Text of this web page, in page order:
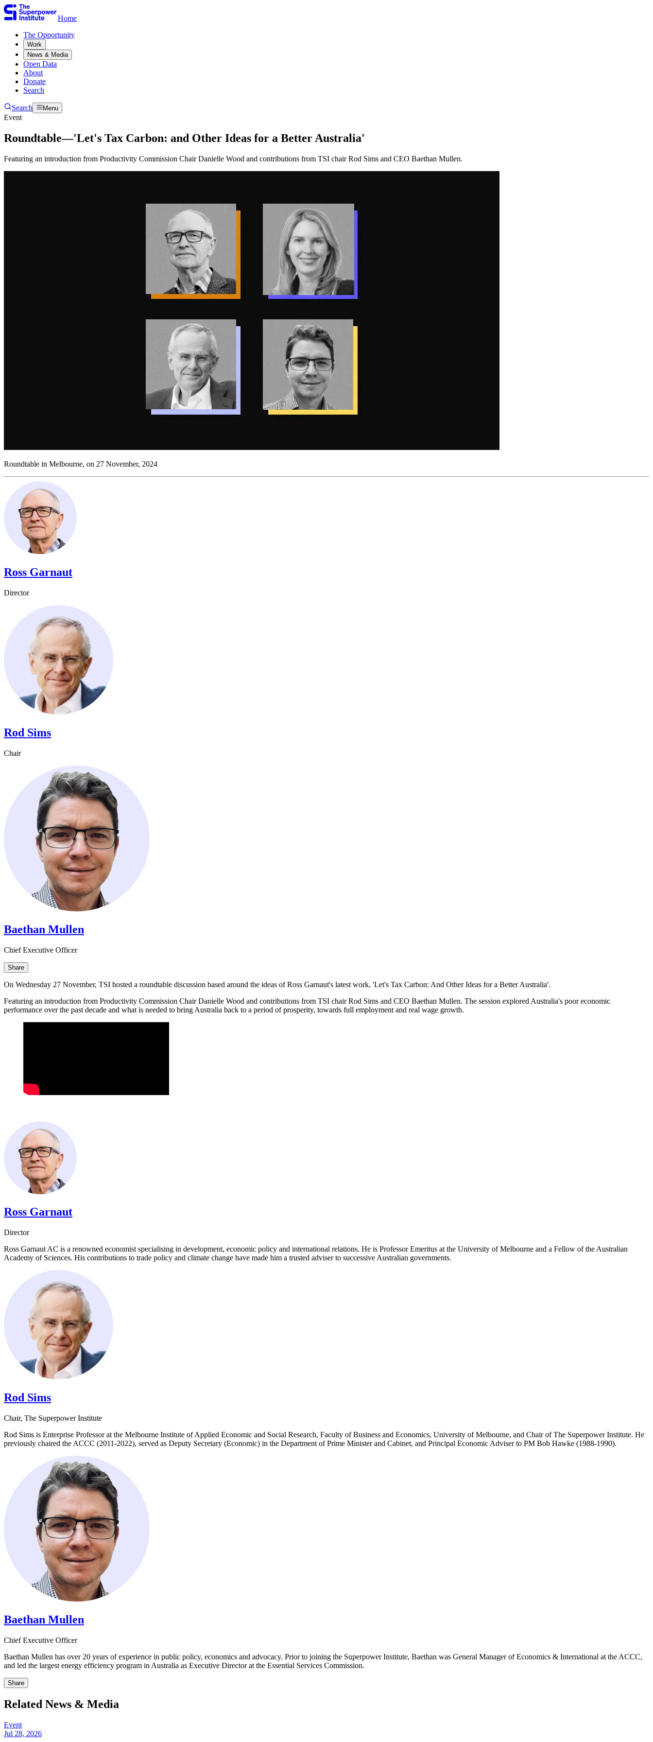
Home
The Opportunity​​​​‌ ‍ ​‍​‍‌‍ ‌ ​‍‌‍‍‌‌‍‌ ‌‍‍‌‌‍ ‍​‍​‍​ ‍‍​‍​‍‌ ​ ‌‍​‌‌‍ ‍‌‍‍‌‌ ‌​‌ ‍‌​‍ ‍‌‍‍‌‌‍ ​‍​‍​‍ ​​‍​‍‌‍‍​‌ ​‍‌‍‌‌‌‍‌‍​‍​‍​ ‍‍​‍​‍‌‍‍​‌ ‌​‌ ‌​‌ ​​​ ‍‍​‍ ​‍ ‌‍ ​‌‍ ‌‍​ ‌‍​‌‌‍ ​‌‍‍​‌‍ ‌ ​ ‌ ‌​​ ‍‍​ ​ ​ ​ ​ ​ ​ ​ ​‍ ‌‍‍‌‌‍ ‍‌ ‌​‌‍‌‌‌‍ ‍‌ ‌​​‍ ‌‍‌‌‌‍‌​‌‍‍‌‌ ‌​​‍ ‌‍ ‌‌‍ ‌‍‌​‌‍‌‌​ ‌‌ ​​‌ ​‍‌‍‌‌‌ ​ ‌‍‌‌‌‍ ‍‌ ‌​‌‍​‌‌ ‌​‌‍‍‌‌‍ ‌‍ ‍​ ‍ ‌‍‍‌‌‍‌​​ ‌​ ​‍​ ‌‍​ ‌‌​ ‌‍​ ​​‌‍‌‌​ ‍​​ ​​​‍ ‌​ ‌ ​ ‌​​ ‌‍​ ‌‌​‍ ‌​ ‌​​ ‍​​ ​ ​ ‍‌​‍ ‌​ ‍​​ ‌‍​ ​‍​ ‍‌​‍ ‌​ ‌‌​ ‌‌​ ‌ ​ ​‍‌‍‌‍​ ‍​​ ​‍​ ‍‌​ ‌‌​ ‍​​ ​​‌‍‌‌​ ‍ ‌ ‌​‌ ‍‌‌ ​​‌‍‌‌​ ‌‌ ​ ‌‍‌‌‌ ‌​‌ ‌​‌‍‍‌‌‍ ‍‌‍‌ ‌ ​ ​ ‍ ‌ ​​‌‍​‌‌ ‌​‌‍‍​​ ‌‌ ​ ‌‍‍‌‌ ‌​‌‍‌‌‌​ ‍‌‍​‌‌ ‌‍‌​‍‌‌ ‌​‌‍‌‌‌‍ ‌‌ ​ ​‍‌‌​ ‌‌‌​​‍‌‌ ‌‍‍ ‌‍‌‌‌ ‍‌​‍‌‌​ ​ ‌​‌​​‍‌‌​ ​ ‌​‌​​‍‌‌​ ​‍​ ​‍‌‍‌‌‌‍​‍‌‍‌‌‌‍​ ‌‍​‍‌‍​‌​ ​​​ ​​​ ​​​ ‌​​ ​​‌‍​ ​‍‌‌​ ​‍​ ​‍​‍‌‌​ ‌‌‌​‌​​‍ ‍‌‍ ​‌‍​‌‌‍​‍‌‍‌‌‌‍ ​​ ‌‍​‍‌‍​‌‌ ​ ‌‍‌‌‌‌‌‌‌ ​‍‌‍ ​​ ‌‌‍‍​‌ ‌​‌ ‌​‌ ​​​‍‌‌​ ​ ‌​​‌​‍‌‌​ ​‍‌​‌‍​‍‌‌​ ​‍‌​‌‍‌‍ ​‌‍ ‌‍​ ‌‍​‌‌‍ ​‌‍‍​‌‍ ‌ ​ ‌ ‌​​‍‌‌​ ​ ‌​​‌​ ​ ​ ​ ​ ​ ​ ​ ​‍‌‍‌‍‍‌‌‍‌​​ ‌​ ​‍​ ‌‍​ ‌‌​ ‌‍​ ​​‌‍‌‌​ ‍​​ ​​​‍ ‌​ ‌ ​ ‌​​ ‌‍​ ‌‌​‍ ‌​ ‌​​ ‍​​ ​ ​ ‍‌​‍ ‌​ ‍​​ ‌‍​ ​‍​ ‍‌​‍ ‌​ ‌‌​ ‌‌​ ‌ ​ ​‍‌‍‌‍​ ‍​​ ​‍​ ‍‌​ ‌‌​ ‍​​ ​​‌‍‌‌​‍‌‍‌ ‌​‌ ‍‌‌ ​​‌‍‌‌​ ‌‌ ​ ‌‍‌‌‌ ‌​‌ ‌​‌‍‍‌‌‍ ‍‌‍‌ ‌ ​ ​‍‌‍‌ ​​‌‍​‌‌ ‌​‌‍‍​​ ‌‌ ​ ‌‍‍‌‌ ‌​‌‍‌‌‌​ ‍‌‍​‌‌ ‌‍‌​‍‌‌ ‌​‌‍‌‌‌‍ ‌‌ ​ ​‍‌‌​ ‌‌‌​​‍‌‌ ‌‍‍ ‌‍‌‌‌ ‍‌​‍‌‌​ ​ ‌​‌​​‍‌‌​ ​ ‌​‌​​‍‌‌​ ​‍​ ​‍‌‍‌‌‌‍​‍‌‍‌‌‌‍​ ‌‍​‍‌‍​‌​ ​​​ ​​​ ​​​ ‌​​ ​​‌‍​ ​‍‌‌​ ​‍​ ​‍​‍‌‌​ ‌‌‌​‌​​‍ ‍‌‍ ​‌‍​‌‌‍​‍‌‍‌‌‌‍ ​​‍‌‍‌ ​​‌‍‌‌‌ ​‍‌ ​ ‌ ​​‌‍‌‌‌‍​ ‌ ‌​‌‍‍‌‌ ‌‍‌‍‌‌​ ‌‌ ​​‌ ‌‌‌‍​‍‌‍ ​‌‍‍‌‌ ​ ‌‍‍​‌‍‌‌‌‍‌​​‍​‍‌ ‌
Work​​​​‌ ‍ ​‍​‍‌‍ ‌ ​‍‌‍‍‌‌‍‌ ‌‍‍‌‌‍ ‍​‍​‍​ ‍‍​‍​‍‌ ​ ‌‍​‌‌‍ ‍‌‍‍‌‌ ‌​‌ ‍‌​‍ ‍‌‍‍‌‌‍ ​‍​‍​‍ ​​‍​‍‌‍‍​‌ ​‍‌‍‌‌‌‍‌‍​‍​‍​ ‍‍​‍​‍‌‍‍​‌ ‌​‌ ‌​‌ ​​​ ‍‍​‍ ​‍ ‌‍ ​‌‍ ‌‍​ ‌‍​‌‌‍ ​‌‍‍​‌‍ ‌ ​ ‌ ‌​​ ‍‍​ ​ ​ ​ ​ ​ ​ ​ ​‍ ‌‍‍‌‌‍ ‍‌ ‌​‌‍‌‌‌‍ ‍‌ ‌​​‍ ‌‍‌‌‌‍‌​‌‍‍‌‌ ‌​​‍ ‌‍ ‌‌‍ ‌‍‌​‌‍‌‌​ ‌‌ ​​‌ ​‍‌‍‌‌‌ ​ ‌‍‌‌‌‍ ‍‌ ‌​‌‍​‌‌ ‌​‌‍‍‌‌‍ ‌‍ ‍​ ‍ ‌‍‍‌‌‍‌​​ ‌​ ​‍​ ‌‍​ ‌‌​ ‌‍​ ​​‌‍‌‌​ ‍​​ ​​​‍ ‌​ ‌ ​ ‌​​ ‌‍​ ‌‌​‍ ‌​ ‌​​ ‍​​ ​ ​ ‍‌​‍ ‌​ ‍​​ ‌‍​ ​‍​ ‍‌​‍ ‌​ ‌‌​ ‌‌​ ‌ ​ ​‍‌‍‌‍​ ‍​​ ​‍​ ‍‌​ ‌‌​ ‍​​ ​​‌‍‌‌​ ‍ ‌ ‌​‌ ‍‌‌ ​​‌‍‌‌​ ‌‌ ​ ‌‍‌‌‌ ‌​‌ ‌​‌‍‍‌‌‍ ‍‌‍‌ ‌ ​ ​ ‍ ‌ ​​‌‍​‌‌ ‌​‌‍‍​​ ‌‌ ​ ‌‍‍‌‌ ‌​‌‍‌‌‌​ ‍‌‍​‌‌ ‌‍‌​‍‌‌ ‌​‌‍‌‌‌‍ ‌‌ ​ ​‍‌‌​ ‌‌‌​​‍‌‌ ‌‍‍ ‌‍‌‌‌ ‍‌​‍‌‌​ ​ ‌​‌​​‍‌‌​ ​ ‌​‌​​‍‌‌​ ​‍​ ​‍​ ‌‌​ ​​‌‍‌‍‌‍​‌‌‍‌​​ ‌‌​ ‌ ‌‍‌‍​ ‌ ‌‍​‌‌‍‌‌​ ​‍​ ‌ ​ ‌​‌‍‌‌​ ‍‌‌‍​ ​ ​​‌‍‌​​ ‍‌​ ​ ​ ‌‌​ ‌‌​ ​‍​ ‌ ​ ‌ ​ ‌‌‌‍‌​‌‍​‌​ ‍‌​ ​​​ ‌ ​‍‌‌​ ​‍​ ​‍​‍‌‌​ ‌‌‌​‌​​‍ ‍‌‍ ​‌‍​‌‌‍​‍‌‍‌‌‌‍ ​​ ‌‍​‍‌‍​‌‌ ​ ‌‍‌‌‌‌‌‌‌ ​‍‌‍ ​​ ‌‌‍‍​‌ ‌​‌ ‌​‌ ​​​‍‌‌​ ​ ‌​​‌​‍‌‌​ ​‍‌​‌‍​‍‌‌​ ​‍‌​‌‍‌‍ ​‌‍ ‌‍​ ‌‍​‌‌‍ ​‌‍‍​‌‍ ‌ ​ ‌ ‌​​‍‌‌​ ​ ‌​​‌​ ​ ​ ​ ​ ​ ​ ​ ​‍‌‍‌‍‍‌‌‍‌​​ ‌​ ​‍​ ‌‍​ ‌‌​ ‌‍​ ​​‌‍‌‌​ ‍​​ ​​​‍ ‌​ ‌ ​ ‌​​ ‌‍​ ‌‌​‍ ‌​ ‌​​ ‍​​ ​ ​ ‍‌​‍ ‌​ ‍​​ ‌‍​ ​‍​ ‍‌​‍ ‌​ ‌‌​ ‌‌​ ‌ ​ ​‍‌‍‌‍​ ‍​​ ​‍​ ‍‌​ ‌‌​ ‍​​ ​​‌‍‌‌​‍‌‍‌ ‌​‌ ‍‌‌ ​​‌‍‌‌​ ‌‌ ​ ‌‍‌‌‌ ‌​‌ ‌​‌‍‍‌‌‍ ‍‌‍‌ ‌ ​ ​‍‌‍‌ ​​‌‍​‌‌ ‌​‌‍‍​​ ‌‌ ​ ‌‍‍‌‌ ‌​‌‍‌‌‌​ ‍‌‍​‌‌ ‌‍‌​‍‌‌ ‌​‌‍‌‌‌‍ ‌‌ ​ ​‍‌‌​ ‌‌‌​​‍‌‌ ‌‍‍ ‌‍‌‌‌ ‍‌​‍‌‌​ ​ ‌​‌​​‍‌‌​ ​ ‌​‌​​‍‌‌​ ​‍​ ​‍​ ‌‌​ ​​‌‍‌‍‌‍​‌‌‍‌​​ ‌‌​ ‌ ‌‍‌‍​ ‌ ‌‍​‌‌‍‌‌​ ​‍​ ‌ ​ ‌​‌‍‌‌​ ‍‌‌‍​ ​ ​​‌‍‌​​ ‍‌​ ​ ​ ‌‌​ ‌‌​ ​‍​ ‌ ​ ‌ ​ ‌‌‌‍‌​‌‍​‌​ ‍‌​ ​​​ ‌ ​‍‌‌​ ​‍​ ​‍​‍‌‌​ ‌‌‌​‌​​‍ ‍‌‍ ​‌‍​‌‌‍​‍‌‍‌‌‌‍ ​​‍‌‍‌ ​​‌‍‌‌‌ ​‍‌ ​ ‌ ​​‌‍‌‌‌‍​ ‌ ‌​‌‍‍‌‌ ‌‍‌‍‌‌​ ‌‌ ​​‌ ‌‌‌‍​‍‌‍ ​‌‍‍‌‌ ​ ‌‍‍​‌‍‌‌‌‍‌​​‍​‍‌ ‌
News & Media​​​​‌ ‍ ​‍​‍‌‍ ‌ ​‍‌‍‍‌‌‍‌ ‌‍‍‌‌‍ ‍​‍​‍​ ‍‍​‍​‍‌ ​ ‌‍​‌‌‍ ‍‌‍‍‌‌ ‌​‌ ‍‌​‍ ‍‌‍‍‌‌‍ ​‍​‍​‍ ​​‍​‍‌‍‍​‌ ​‍‌‍‌‌‌‍‌‍​‍​‍​ ‍‍​‍​‍‌‍‍​‌ ‌​‌ ‌​‌ ​​​ ‍‍​‍ ​‍ ‌‍ ​‌‍ ‌‍​ ‌‍​‌‌‍ ​‌‍‍​‌‍ ‌ ​ ‌ ‌​​ ‍‍​ ​ ​ ​ ​ ​ ​ ​ ​‍ ‌‍‍‌‌‍ ‍‌ ‌​‌‍‌‌‌‍ ‍‌ ‌​​‍ ‌‍‌‌‌‍‌​‌‍‍‌‌ ‌​​‍ ‌‍ ‌‌‍ ‌‍‌​‌‍‌‌​ ‌‌ ​​‌ ​‍‌‍‌‌‌ ​ ‌‍‌‌‌‍ ‍‌ ‌​‌‍​‌‌ ‌​‌‍‍‌‌‍ ‌‍ ‍​ ‍ ‌‍‍‌‌‍‌​​ ‌​ ​‍​ ‌‍​ ‌‌​ ‌‍​ ​​‌‍‌‌​ ‍​​ ​​​‍ ‌​ ‌ ​ ‌​​ ‌‍​ ‌‌​‍ ‌​ ‌​​ ‍​​ ​ ​ ‍‌​‍ ‌​ ‍​​ ‌‍​ ​‍​ ‍‌​‍ ‌​ ‌‌​ ‌‌​ ‌ ​ ​‍‌‍‌‍​ ‍​​ ​‍​ ‍‌​ ‌‌​ ‍​​ ​​‌‍‌‌​ ‍ ‌ ‌​‌ ‍‌‌ ​​‌‍‌‌​ ‌‌ ​ ‌‍‌‌‌ ‌​‌ ‌​‌‍‍‌‌‍ ‍‌‍‌ ‌ ​ ​ ‍ ‌ ​​‌‍​‌‌ ‌​‌‍‍​​ ‌‌ ​ ‌‍‍‌‌ ‌​‌‍‌‌‌​ ‍‌‍​‌‌ ‌‍‌​‍‌‌ ‌​‌‍‌‌‌‍ ‌‌ ​ ​‍‌‌​ ‌‌‌​​‍‌‌ ‌‍‍ ‌‍‌‌‌ ‍‌​‍‌‌​ ​ ‌​‌​​‍‌‌​ ​ ‌​‌​​‍‌‌​ ​‍​ ​‍​ ​​​ ​ ​ ‌‌​ ‍‌​ ‌‍‌‍‌‌‌‍‌​‌‍‌‌​ ‍​​ ​​​ ‌ ​ ‌‌​‍‌‌​ ​‍​ ​‍​‍‌‌​ ‌‌‌​‌​​‍ ‍‌‍ ​‌‍​‌‌‍​‍‌‍‌‌‌‍ ​​ ‌‍​‍‌‍​‌‌ ​ ‌‍‌‌‌‌‌‌‌ ​‍‌‍ ​​ ‌‌‍‍​‌ ‌​‌ ‌​‌ ​​​‍‌‌​ ​ ‌​​‌​‍‌‌​ ​‍‌​‌‍​‍‌‌​ ​‍‌​‌‍‌‍ ​‌‍ ‌‍​ ‌‍​‌‌‍ ​‌‍‍​‌‍ ‌ ​ ‌ ‌​​‍‌‌​ ​ ‌​​‌​ ​ ​ ​ ​ ​ ​ ​ ​‍‌‍‌‍‍‌‌‍‌​​ ‌​ ​‍​ ‌‍​ ‌‌​ ‌‍​ ​​‌‍‌‌​ ‍​​ ​​​‍ ‌​ ‌ ​ ‌​​ ‌‍​ ‌‌​‍ ‌​ ‌​​ ‍​​ ​ ​ ‍‌​‍ ‌​ ‍​​ ‌‍​ ​‍​ ‍‌​‍ ‌​ ‌‌​ ‌‌​ ‌ ​ ​‍‌‍‌‍​ ‍​​ ​‍​ ‍‌​ ‌‌​ ‍​​ ​​‌‍‌‌​‍‌‍‌ ‌​‌ ‍‌‌ ​​‌‍‌‌​ ‌‌ ​ ‌‍‌‌‌ ‌​‌ ‌​‌‍‍‌‌‍ ‍‌‍‌ ‌ ​ ​‍‌‍‌ ​​‌‍​‌‌ ‌​‌‍‍​​ ‌‌ ​ ‌‍‍‌‌ ‌​‌‍‌‌‌​ ‍‌‍​‌‌ ‌‍‌​‍‌‌ ‌​‌‍‌‌‌‍ ‌‌ ​ ​‍‌‌​ ‌‌‌​​‍‌‌ ‌‍‍ ‌‍‌‌‌ ‍‌​‍‌‌​ ​ ‌​‌​​‍‌‌​ ​ ‌​‌​​‍‌‌​ ​‍​ ​‍​ ​​​ ​ ​ ‌‌​ ‍‌​ ‌‍‌‍‌‌‌‍‌​‌‍‌‌​ ‍​​ ​​​ ‌ ​ ‌‌​‍‌‌​ ​‍​ ​‍​‍‌‌​ ‌‌‌​‌​​‍ ‍‌‍ ​‌‍​‌‌‍​‍‌‍‌‌‌‍ ​​‍‌‍‌ ​​‌‍‌‌‌ ​‍‌ ​ ‌ ​​‌‍‌‌‌‍​ ‌ ‌​‌‍‍‌‌ ‌‍‌‍‌‌​ ‌‌ ​​‌ ‌‌‌‍​‍‌‍ ​‌‍‍‌‌ ​ ‌‍‍​‌‍‌‌‌‍‌​​‍​‍‌ ‌
Open Data​​​​‌ ‍ ​‍​‍‌‍ ‌ ​‍‌‍‍‌‌‍‌ ‌‍‍‌‌‍ ‍​‍​‍​ ‍‍​‍​‍‌ ​ ‌‍​‌‌‍ ‍‌‍‍‌‌ ‌​‌ ‍‌​‍ ‍‌‍‍‌‌‍ ​‍​‍​‍ ​​‍​‍‌‍‍​‌ ​‍‌‍‌‌‌‍‌‍​‍​‍​ ‍‍​‍​‍‌‍‍​‌ ‌​‌ ‌​‌ ​​​ ‍‍​‍ ​‍ ‌‍ ​‌‍ ‌‍​ ‌‍​‌‌‍ ​‌‍‍​‌‍ ‌ ​ ‌ ‌​​ ‍‍​ ​ ​ ​ ​ ​ ​ ​ ​‍ ‌‍‍‌‌‍ ‍‌ ‌​‌‍‌‌‌‍ ‍‌ ‌​​‍ ‌‍‌‌‌‍‌​‌‍‍‌‌ ‌​​‍ ‌‍ ‌‌‍ ‌‍‌​‌‍‌‌​ ‌‌ ​​‌ ​‍‌‍‌‌‌ ​ ‌‍‌‌‌‍ ‍‌ ‌​‌‍​‌‌ ‌​‌‍‍‌‌‍ ‌‍ ‍​ ‍ ‌‍‍‌‌‍‌​​ ‌​ ​‍​ ‌‍​ ‌‌​ ‌‍​ ​​‌‍‌‌​ ‍​​ ​​​‍ ‌​ ‌ ​ ‌​​ ‌‍​ ‌‌​‍ ‌​ ‌​​ ‍​​ ​ ​ ‍‌​‍ ‌​ ‍​​ ‌‍​ ​‍​ ‍‌​‍ ‌​ ‌‌​ ‌‌​ ‌ ​ ​‍‌‍‌‍​ ‍​​ ​‍​ ‍‌​ ‌‌​ ‍​​ ​​‌‍‌‌​ ‍ ‌ ‌​‌ ‍‌‌ ​​‌‍‌‌​ ‌‌ ​ ‌‍‌‌‌ ‌​‌ ‌​‌‍‍‌‌‍ ‍‌‍‌ ‌ ​ ​ ‍ ‌ ​​‌‍​‌‌ ‌​‌‍‍​​ ‌‌ ​ ‌‍‍‌‌ ‌​‌‍‌‌‌​ ‍‌‍​‌‌ ‌‍‌​‍‌‌ ‌​‌‍‌‌‌‍ ‌‌ ​ ​‍‌‌​ ‌‌‌​​‍‌‌ ‌‍‍ ‌‍‌‌‌ ‍‌​‍‌‌​ ​ ‌​‌​​‍‌‌​ ​ ‌​‌​​‍‌‌​ ​‍​ ​‍​ ‍​‌‍‌‍‌‍‌​​ ​ ​ ‍​‌‍​‍‌‍‌‌‌‍​ ​ ​‍‌‍​‍​ ‍‌​ ​ ​‍‌‌​ ​‍​ ​‍​‍‌‌​ ‌‌‌​‌​​‍ ‍‌‍ ​‌‍​‌‌‍​‍‌‍‌‌‌‍ ​​ ‌‍​‍‌‍​‌‌ ​ ‌‍‌‌‌‌‌‌‌ ​‍‌‍ ​​ ‌‌‍‍​‌ ‌​‌ ‌​‌ ​​​‍‌‌​ ​ ‌​​‌​‍‌‌​ ​‍‌​‌‍​‍‌‌​ ​‍‌​‌‍‌‍ ​‌‍ ‌‍​ ‌‍​‌‌‍ ​‌‍‍​‌‍ ‌ ​ ‌ ‌​​‍‌‌​ ​ ‌​​‌​ ​ ​ ​ ​ ​ ​ ​ ​‍‌‍‌‍‍‌‌‍‌​​ ‌​ ​‍​ ‌‍​ ‌‌​ ‌‍​ ​​‌‍‌‌​ ‍​​ ​​​‍ ‌​ ‌ ​ ‌​​ ‌‍​ ‌‌​‍ ‌​ ‌​​ ‍​​ ​ ​ ‍‌​‍ ‌​ ‍​​ ‌‍​ ​‍​ ‍‌​‍ ‌​ ‌‌​ ‌‌​ ‌ ​ ​‍‌‍‌‍​ ‍​​ ​‍​ ‍‌​ ‌‌​ ‍​​ ​​‌‍‌‌​‍‌‍‌ ‌​‌ ‍‌‌ ​​‌‍‌‌​ ‌‌ ​ ‌‍‌‌‌ ‌​‌ ‌​‌‍‍‌‌‍ ‍‌‍‌ ‌ ​ ​‍‌‍‌ ​​‌‍​‌‌ ‌​‌‍‍​​ ‌‌ ​ ‌‍‍‌‌ ‌​‌‍‌‌‌​ ‍‌‍​‌‌ ‌‍‌​‍‌‌ ‌​‌‍‌‌‌‍ ‌‌ ​ ​‍‌‌​ ‌‌‌​​‍‌‌ ‌‍‍ ‌‍‌‌‌ ‍‌​‍‌‌​ ​ ‌​‌​​‍‌‌​ ​ ‌​‌​​‍‌‌​ ​‍​ ​‍​ ‍​‌‍‌‍‌‍‌​​ ​ ​ ‍​‌‍​‍‌‍‌‌‌‍​ ​ ​‍‌‍​‍​ ‍‌​ ​ ​‍‌‌​ ​‍​ ​‍​‍‌‌​ ‌‌‌​‌​​‍ ‍‌‍ ​‌‍​‌‌‍​‍‌‍‌‌‌‍ ​​‍‌‍‌ ​​‌‍‌‌‌ ​‍‌ ​ ‌ ​​‌‍‌‌‌‍​ ‌ ‌​‌‍‍‌‌ ‌‍‌‍‌‌​ ‌‌ ​​‌ ‌‌‌‍​‍‌‍ ​‌‍‍‌‌ ​ ‌‍‍​‌‍‌‌‌‍‌​​‍​‍‌ ‌
About​​​​‌ ‍ ​‍​‍‌‍ ‌ ​‍‌‍‍‌‌‍‌ ‌‍‍‌‌‍ ‍​‍​‍​ ‍‍​‍​‍‌ ​ ‌‍​‌‌‍ ‍‌‍‍‌‌ ‌​‌ ‍‌​‍ ‍‌‍‍‌‌‍ ​‍​‍​‍ ​​‍​‍‌‍‍​‌ ​‍‌‍‌‌‌‍‌‍​‍​‍​ ‍‍​‍​‍‌‍‍​‌ ‌​‌ ‌​‌ ​​​ ‍‍​‍ ​‍ ‌‍ ​‌‍ ‌‍​ ‌‍​‌‌‍ ​‌‍‍​‌‍ ‌ ​ ‌ ‌​​ ‍‍​ ​ ​ ​ ​ ​ ​ ​ ​‍ ‌‍‍‌‌‍ ‍‌ ‌​‌‍‌‌‌‍ ‍‌ ‌​​‍ ‌‍‌‌‌‍‌​‌‍‍‌‌ ‌​​‍ ‌‍ ‌‌‍ ‌‍‌​‌‍‌‌​ ‌‌ ​​‌ ​‍‌‍‌‌‌ ​ ‌‍‌‌‌‍ ‍‌ ‌​‌‍​‌‌ ‌​‌‍‍‌‌‍ ‌‍ ‍​ ‍ ‌‍‍‌‌‍‌​​ ‌​ ​‍​ ‌‍​ ‌‌​ ‌‍​ ​​‌‍‌‌​ ‍​​ ​​​‍ ‌​ ‌ ​ ‌​​ ‌‍​ ‌‌​‍ ‌​ ‌​​ ‍​​ ​ ​ ‍‌​‍ ‌​ ‍​​ ‌‍​ ​‍​ ‍‌​‍ ‌​ ‌‌​ ‌‌​ ‌ ​ ​‍‌‍‌‍​ ‍​​ ​‍​ ‍‌​ ‌‌​ ‍​​ ​​‌‍‌‌​ ‍ ‌ ‌​‌ ‍‌‌ ​​‌‍‌‌​ ‌‌ ​ ‌‍‌‌‌ ‌​‌ ‌​‌‍‍‌‌‍ ‍‌‍‌ ‌ ​ ​ ‍ ‌ ​​‌‍​‌‌ ‌​‌‍‍​​ ‌‌ ​ ‌‍‍‌‌ ‌​‌‍‌‌‌​ ‍‌‍​‌‌ ‌‍‌​‍‌‌ ‌​‌‍‌‌‌‍ ‌‌ ​ ​‍‌‌​ ‌‌‌​​‍‌‌ ‌‍‍ ‌‍‌‌‌ ‍‌​‍‌‌​ ​ ‌​‌​​‍‌‌​ ​ ‌​‌​​‍‌‌​ ​‍​ ​‍​ ‌‍​ ​ ‌‍‌‌‌‍​‌‌‍​‍‌‍‌​‌‍‌‌​ ​​​ ‌‍​ ‌ ​ ‌ ​ ‌‌​‍‌‌​ ​‍​ ​‍​‍‌‌​ ‌‌‌​‌​​‍ ‍‌‍ ​‌‍​‌‌‍​‍‌‍‌‌‌‍ ​​ ‌‍​‍‌‍​‌‌ ​ ‌‍‌‌‌‌‌‌‌ ​‍‌‍ ​​ ‌‌‍‍​‌ ‌​‌ ‌​‌ ​​​‍‌‌​ ​ ‌​​‌​‍‌‌​ ​‍‌​‌‍​‍‌‌​ ​‍‌​‌‍‌‍ ​‌‍ ‌‍​ ‌‍​‌‌‍ ​‌‍‍​‌‍ ‌ ​ ‌ ‌​​‍‌‌​ ​ ‌​​‌​ ​ ​ ​ ​ ​ ​ ​ ​‍‌‍‌‍‍‌‌‍‌​​ ‌​ ​‍​ ‌‍​ ‌‌​ ‌‍​ ​​‌‍‌‌​ ‍​​ ​​​‍ ‌​ ‌ ​ ‌​​ ‌‍​ ‌‌​‍ ‌​ ‌​​ ‍​​ ​ ​ ‍‌​‍ ‌​ ‍​​ ‌‍​ ​‍​ ‍‌​‍ ‌​ ‌‌​ ‌‌​ ‌ ​ ​‍‌‍‌‍​ ‍​​ ​‍​ ‍‌​ ‌‌​ ‍​​ ​​‌‍‌‌​‍‌‍‌ ‌​‌ ‍‌‌ ​​‌‍‌‌​ ‌‌ ​ ‌‍‌‌‌ ‌​‌ ‌​‌‍‍‌‌‍ ‍‌‍‌ ‌ ​ ​‍‌‍‌ ​​‌‍​‌‌ ‌​‌‍‍​​ ‌‌ ​ ‌‍‍‌‌ ‌​‌‍‌‌‌​ ‍‌‍​‌‌ ‌‍‌​‍‌‌ ‌​‌‍‌‌‌‍ ‌‌ ​ ​‍‌‌​ ‌‌‌​​‍‌‌ ‌‍‍ ‌‍‌‌‌ ‍‌​‍‌‌​ ​ ‌​‌​​‍‌‌​ ​ ‌​‌​​‍‌‌​ ​‍​ ​‍​ ‌‍​ ​ ‌‍‌‌‌‍​‌‌‍​‍‌‍‌​‌‍‌‌​ ​​​ ‌‍​ ‌ ​ ‌ ​ ‌‌​‍‌‌​ ​‍​ ​‍​‍‌‌​ ‌‌‌​‌​​‍ ‍‌‍ ​‌‍​‌‌‍​‍‌‍‌‌‌‍ ​​‍‌‍‌ ​​‌‍‌‌‌ ​‍‌ ​ ‌ ​​‌‍‌‌‌‍​ ‌ ‌​‌‍‍‌‌ ‌‍‌‍‌‌​ ‌‌ ​​‌ ‌‌‌‍​‍‌‍ ​‌‍‍‌‌ ​ ‌‍‍​‌‍‌‌‌‍‌​​‍​‍‌ ‌
Donate​​​​‌ ‍ ​‍​‍‌‍ ‌ ​‍‌‍‍‌‌‍‌ ‌‍‍‌‌‍ ‍​‍​‍​ ‍‍​‍​‍‌ ​ ‌‍​‌‌‍ ‍‌‍‍‌‌ ‌​‌ ‍‌​‍ ‍‌‍‍‌‌‍ ​‍​‍​‍ ​​‍​‍‌‍‍​‌ ​‍‌‍‌‌‌‍‌‍​‍​‍​ ‍‍​‍​‍‌‍‍​‌ ‌​‌ ‌​‌ ​​​ ‍‍​‍ ​‍ ‌‍ ​‌‍ ‌‍​ ‌‍​‌‌‍ ​‌‍‍​‌‍ ‌ ​ ‌ ‌​​ ‍‍​ ​ ​ ​ ​ ​ ​ ​ ​‍ ‌‍‍‌‌‍ ‍‌ ‌​‌‍‌‌‌‍ ‍‌ ‌​​‍ ‌‍‌‌‌‍‌​‌‍‍‌‌ ‌​​‍ ‌‍ ‌‌‍ ‌‍‌​‌‍‌‌​ ‌‌ ​​‌ ​‍‌‍‌‌‌ ​ ‌‍‌‌‌‍ ‍‌ ‌​‌‍​‌‌ ‌​‌‍‍‌‌‍ ‌‍ ‍​ ‍ ‌‍‍‌‌‍‌​​ ‌​ ​‍​ ‌‍​ ‌‌​ ‌‍​ ​​‌‍‌‌​ ‍​​ ​​​‍ ‌​ ‌ ​ ‌​​ ‌‍​ ‌‌​‍ ‌​ ‌​​ ‍​​ ​ ​ ‍‌​‍ ‌​ ‍​​ ‌‍​ ​‍​ ‍‌​‍ ‌​ ‌‌​ ‌‌​ ‌ ​ ​‍‌‍‌‍​ ‍​​ ​‍​ ‍‌​ ‌‌​ ‍​​ ​​‌‍‌‌​ ‍ ‌ ‌​‌ ‍‌‌ ​​‌‍‌‌​ ‌‌ ​ ‌‍‌‌‌ ‌​‌ ‌​‌‍‍‌‌‍ ‍‌‍‌ ‌ ​ ​ ‍ ‌ ​​‌‍​‌‌ ‌​‌‍‍​​ ‌‌ ​ ‌‍‍‌‌ ‌​‌‍‌‌‌​ ‍‌‍​‌‌ ‌‍‌​‍‌‌ ‌​‌‍‌‌‌‍ ‌‌ ​ ​‍‌‌​ ‌‌‌​​‍‌‌ ‌‍‍ ‌‍‌‌‌ ‍‌​‍‌‌​ ​ ‌​‌​​‍‌‌​ ​ ‌​‌​​‍‌‌​ ​‍​ ​‍​ ‌​​ ‍‌​ ‌‍​ ​ ​ ‍​‌‍​ ​ ‌‌​ ​‍‌‍‌‌​ ​‍​ ‌‌‌‍‌‌​‍‌‌​ ​‍​ ​‍​‍‌‌​ ‌‌‌​‌​​‍ ‍‌‍ ​‌‍​‌‌‍​‍‌‍‌‌‌‍ ​​ ‌‍​‍‌‍​‌‌ ​ ‌‍‌‌‌‌‌‌‌ ​‍‌‍ ​​ ‌‌‍‍​‌ ‌​‌ ‌​‌ ​​​‍‌‌​ ​ ‌​​‌​‍‌‌​ ​‍‌​‌‍​‍‌‌​ ​‍‌​‌‍‌‍ ​‌‍ ‌‍​ ‌‍​‌‌‍ ​‌‍‍​‌‍ ‌ ​ ‌ ‌​​‍‌‌​ ​ ‌​​‌​ ​ ​ ​ ​ ​ ​ ​ ​‍‌‍‌‍‍‌‌‍‌​​ ‌​ ​‍​ ‌‍​ ‌‌​ ‌‍​ ​​‌‍‌‌​ ‍​​ ​​​‍ ‌​ ‌ ​ ‌​​ ‌‍​ ‌‌​‍ ‌​ ‌​​ ‍​​ ​ ​ ‍‌​‍ ‌​ ‍​​ ‌‍​ ​‍​ ‍‌​‍ ‌​ ‌‌​ ‌‌​ ‌ ​ ​‍‌‍‌‍​ ‍​​ ​‍​ ‍‌​ ‌‌​ ‍​​ ​​‌‍‌‌​‍‌‍‌ ‌​‌ ‍‌‌ ​​‌‍‌‌​ ‌‌ ​ ‌‍‌‌‌ ‌​‌ ‌​‌‍‍‌‌‍ ‍‌‍‌ ‌ ​ ​‍‌‍‌ ​​‌‍​‌‌ ‌​‌‍‍​​ ‌‌ ​ ‌‍‍‌‌ ‌​‌‍‌‌‌​ ‍‌‍​‌‌ ‌‍‌​‍‌‌ ‌​‌‍‌‌‌‍ ‌‌ ​ ​‍‌‌​ ‌‌‌​​‍‌‌ ‌‍‍ ‌‍‌‌‌ ‍‌​‍‌‌​ ​ ‌​‌​​‍‌‌​ ​ ‌​‌​​‍‌‌​ ​‍​ ​‍​ ‌​​ ‍‌​ ‌‍​ ​ ​ ‍​‌‍​ ​ ‌‌​ ​‍‌‍‌‌​ ​‍​ ‌‌‌‍‌‌​‍‌‌​ ​‍​ ​‍​‍‌‌​ ‌‌‌​‌​​‍ ‍‌‍ ​‌‍​‌‌‍​‍‌‍‌‌‌‍ ​​‍‌‍‌ ​​‌‍‌‌‌ ​‍‌ ​ ‌ ​​‌‍‌‌‌‍​ ‌ ‌​‌‍‍‌‌ ‌‍‌‍‌‌​ ‌‌ ​​‌ ‌‌‌‍​‍‌‍ ​‌‍‍‌‌ ​ ‌‍‍​‌‍‌‌‌‍‌​​‍​‍‌ ‌
Search
Search Menu
Event
Roundtable—'Let's Tax Carbon: and Other Ideas for a Better Australia'​​​​‌ ‍ ​‍​‍‌‍ ‌ ​‍‌‍‍‌‌‍‌ ‌‍‍‌‌‍ ‍​‍​‍​ ‍‍​‍​‍‌ ​ ‌‍​‌‌‍ ‍‌‍‍‌‌ ‌​‌ ‍‌​‍ ‍‌‍‍‌‌‍ ​‍​‍​‍ ​​‍​‍‌‍‍​‌ ​‍‌‍‌‌‌‍‌‍​‍​‍​ ‍‍​‍​‍‌‍‍​‌ ‌​‌ ‌​‌ ​​​ ‍‍​‍ ​‍ ‌‍ ​‌‍ ‌‍​ ‌‍​‌‌‍ ​‌‍‍​‌‍ ‌ ​ ‌ ‌​​ ‍‍​ ​ ​ ​ ​ ​ ​ ​ ​‍ ‌‍‍‌‌‍ ‍‌ ‌​‌‍‌‌‌‍ ‍‌ ‌​​‍ ‌‍‌‌‌‍‌​‌‍‍‌‌ ‌​​‍ ‌‍ ‌‌‍ ‌‍‌​‌‍‌‌​ ‌‌ ​​‌ ​‍‌‍‌‌‌ ​ ‌‍‌‌‌‍ ‍‌ ‌​‌‍​‌‌ ‌​‌‍‍‌‌‍ ‌‍ ‍​ ‍ ‌‍‍‌‌‍‌​​ ‌‌‍​‍‌‍‌‌‌‍‌​​ ‌​​ ‌‍​ ​‍​ ​ ​ ‌ ​‍ ‌‌‍​ ‌‍​‌​ ​ ​ ‌ ​‍ ‌​ ‌​‌‍​ ​ ‌ ​ ‍​​‍ ‌​ ‍​​ ​ ‌‍‌‌​ ‌‍​‍ ‌‌‍‌‍​ ​‌​ ​‌​ ‌​​ ‍‌‌‍‌‍‌‍​‌‌‍​‍​ ‌ ​ ​‍​ ‌‍‌‍​‌​ ‍ ‌ ‌​‌ ‍‌‌ ​​‌‍‌‌​ ‌‌‍ ‍‌‍‌‌‌ ‌ ‌ ​ ​ ‍ ‌ ​​‌‍​‌‌ ‌​‌‍‍​​ ‌‌ ‌​‌‍‍‌‌ ‌​‌‍ ​‌‍‌‌​ ‌‍​‍‌‍​‌‌ ​ ‌‍‌‌‌‌‌‌‌ ​‍‌‍ ​​ ‌‌‍‍​‌ ‌​‌ ‌​‌ ​​​‍‌‌​ ​ ‌​​‌​‍‌‌​ ​‍‌​‌‍​‍‌‌​ ​‍‌​‌‍‌‍ ​‌‍ ‌‍​ ‌‍​‌‌‍ ​‌‍‍​‌‍ ‌ ​ ‌ ‌​​‍‌‌​ ​ ‌​​‌​ ​ ​ ​ ​ ​ ​ ​ ​‍‌‍‌‍‍‌‌‍‌​​ ‌‌‍​‍‌‍‌‌‌‍‌​​ ‌​​ ‌‍​ ​‍​ ​ ​ ‌ ​‍ ‌‌‍​ ‌‍​‌​ ​ ​ ‌ ​‍ ‌​ ‌​‌‍​ ​ ‌ ​ ‍​​‍ ‌​ ‍​​ ​ ‌‍‌‌​ ‌‍​‍ ‌‌‍‌‍​ ​‌​ ​‌​ ‌​​ ‍‌‌‍‌‍‌‍​‌‌‍​‍​ ‌ ​ ​‍​ ‌‍‌‍​‌​‍‌‍‌ ‌​‌ ‍‌‌ ​​‌‍‌‌​ ‌‌‍ ‍‌‍‌‌‌ ‌ ‌ ​ ​‍‌‍‌ ​​‌‍​‌‌ ‌​‌‍‍​​ ‌‌ ‌​‌‍‍‌‌ ‌​‌‍ ​‌‍‌‌​‍‌‍‌ ​​‌‍‌‌‌ ​‍‌ ​ ‌ ​​‌‍‌‌‌‍​ ‌ ‌​‌‍‍‌‌ ‌‍‌‍‌‌​ ‌‌ ​​‌ ‌‌‌‍​‍‌‍ ​‌‍‍‌‌ ​ ‌‍‍​‌‍‌‌‌‍‌​​‍​‍‌ ‌
Featuring an introduction from Productivity Commission Chair Danielle Wood and contributions from TSI chair Rod Sims and CEO Baethan Mullen.​​​​‌ ‍ ​‍​‍‌‍ ‌ ​‍‌‍‍‌‌‍‌ ‌‍‍‌‌‍ ‍​‍​‍​ ‍‍​‍​‍‌ ​ ‌‍​‌‌‍ ‍‌‍‍‌‌ ‌​‌ ‍‌​‍ ‍‌‍‍‌‌‍ ​‍​‍​‍ ​​‍​‍‌‍‍​‌ ​‍‌‍‌‌‌‍‌‍​‍​‍​ ‍‍​‍​‍‌‍‍​‌ ‌​‌ ‌​‌ ​​​ ‍‍​‍ ​‍ ‌‍ ​‌‍ ‌‍​ ‌‍​‌‌‍ ​‌‍‍​‌‍ ‌ ​ ‌ ‌​​ ‍‍​ ​ ​ ​ ​ ​ ​ ​ ​‍ ‌‍‍‌‌‍ ‍‌ ‌​‌‍‌‌‌‍ ‍‌ ‌​​‍ ‌‍‌‌‌‍‌​‌‍‍‌‌ ‌​​‍ ‌‍ ‌‌‍ ‌‍‌​‌‍‌‌​ ‌‌ ​​‌ ​‍‌‍‌‌‌ ​ ‌‍‌‌‌‍ ‍‌ ‌​‌‍​‌‌ ‌​‌‍‍‌‌‍ ‌‍ ‍​ ‍ ‌‍‍‌‌‍‌​​ ‌‌‍​‍‌‍‌‌‌‍‌​​ ‌​​ ‌‍​ ​‍​ ​ ​ ‌ ​‍ ‌‌‍​ ‌‍​‌​ ​ ​ ‌ ​‍ ‌​ ‌​‌‍​ ​ ‌ ​ ‍​​‍ ‌​ ‍​​ ​ ‌‍‌‌​ ‌‍​‍ ‌‌‍‌‍​ ​‌​ ​‌​ ‌​​ ‍‌‌‍‌‍‌‍​‌‌‍​‍​ ‌ ​ ​‍​ ‌‍‌‍​‌​ ‍ ‌ ‌​‌ ‍‌‌ ​​‌‍‌‌​ ‌‌‍ ‍‌‍‌‌‌ ‌ ‌ ​ ​ ‍ ‌ ​​‌‍​‌‌ ‌​‌‍‍​​ ‌‌‍‌​‌‍‌‌‌ ​ ‌‍​ ‌ ​‍‌‍‍‌‌ ​​‌ ‌​‌‍‍‌‌‍ ‌‍ ‍​‍‌‌​ ‌‌‌​​‍‌‌ ‌‍‍ ‌‍‌‌‌ ‍‌​‍‌‌​ ​ ‌​‌​​‍‌‌​ ​ ‌​‌​​‍‌‌​ ​‍​ ​‍​ ‌‍​ ‍​‌‍‌​​ ​‌‌‍​ ‌‍​‍‌‍‌​​ ​ ​ ‌‍​ ‌‌​ ‌​‌‍​‍​‍‌‌​ ​‍​ ​‍​‍‌‌​ ‌‌‌​‌​​‍ ‍‌‍​ ‌‍‍​‌‍‍‌‌‍ ​‌‍‌​‌ ​‍‌‍‌‌‌‍ ‍​‍‌‌​ ‌‌‌​​‍‌‌ ‌‍‍ ‌‍‌‌‌ ‍‌​‍‌‌​ ​ ‌​‌​​‍‌‌​ ​ ‌​‌​​‍‌‌​ ​‍​ ​‍‌‍​‌​ ​​‌‍​‌‌‍​‍​ ‌‌​ ‍​‌‍​‍​ ‍‌​ ​‍​ ​‍‌‍‌‌​ ​‌​ ​​​‍‌‌​ ​‍​ ​‍​‍‌‌​ ‌‌‌​‌​​‍ ‍‌ ‌​‌‍‌‌‌ ‍​‌ ‌​​ ‌‍​‍‌‍​‌‌ ​ ‌‍‌‌‌‌‌‌‌ ​‍‌‍ ​​ ‌‌‍‍​‌ ‌​‌ ‌​‌ ​​​‍‌‌​ ​ ‌​​‌​‍‌‌​ ​‍‌​‌‍​‍‌‌​ ​‍‌​‌‍‌‍ ​‌‍ ‌‍​ ‌‍​‌‌‍ ​‌‍‍​‌‍ ‌ ​ ‌ ‌​​‍‌‌​ ​ ‌​​‌​ ​ ​ ​ ​ ​ ​ ​ ​‍‌‍‌‍‍‌‌‍‌​​ ‌‌‍​‍‌‍‌‌‌‍‌​​ ‌​​ ‌‍​ ​‍​ ​ ​ ‌ ​‍ ‌‌‍​ ‌‍​‌​ ​ ​ ‌ ​‍ ‌​ ‌​‌‍​ ​ ‌ ​ ‍​​‍ ‌​ ‍​​ ​ ‌‍‌‌​ ‌‍​‍ ‌‌‍‌‍​ ​‌​ ​‌​ ‌​​ ‍‌‌‍‌‍‌‍​‌‌‍​‍​ ‌ ​ ​‍​ ‌‍‌‍​‌​‍‌‍‌ ‌​‌ ‍‌‌ ​​‌‍‌‌​ ‌‌‍ ‍‌‍‌‌‌ ‌ ‌ ​ ​‍‌‍‌ ​​‌‍​‌‌ ‌​‌‍‍​​ ‌‌‍‌​‌‍‌‌‌ ​ ‌‍​ ‌ ​‍‌‍‍‌‌ ​​‌ ‌​‌‍‍‌‌‍ ‌‍ ‍​‍‌‌​ ‌‌‌​​‍‌‌ ‌‍‍ ‌‍‌‌‌ ‍‌​‍‌‌​ ​ ‌​‌​​‍‌‌​ ​ ‌​‌​​‍‌‌​ ​‍​ ​‍​ ‌‍​ ‍​‌‍‌​​ ​‌‌‍​ ‌‍​‍‌‍‌​​ ​ ​ ‌‍​ ‌‌​ ‌​‌‍​‍​‍‌‌​ ​‍​ ​‍​‍‌‌​ ‌‌‌​‌​​‍ ‍‌‍​ ‌‍‍​‌‍‍‌‌‍ ​‌‍‌​‌ ​‍‌‍‌‌‌‍ ‍​‍‌‌​ ‌‌‌​​‍‌‌ ‌‍‍ ‌‍‌‌‌ ‍‌​‍‌‌​ ​ ‌​‌​​‍‌‌​ ​ ‌​‌​​‍‌‌​ ​‍​ ​‍‌‍​‌​ ​​‌‍​‌‌‍​‍​ ‌‌​ ‍​‌‍​‍​ ‍‌​ ​‍​ ​‍‌‍‌‌​ ​‌​ ​​​‍‌‌​ ​‍​ ​‍​‍‌‌​ ‌‌‌​‌​​‍ ‍‌ ‌​‌‍‌‌‌ ‍​‌ ‌​​‍‌‍‌ ​​‌‍‌‌‌ ​‍‌ ​ ‌ ​​‌‍‌‌‌‍​ ‌ ‌​‌‍‍‌‌ ‌‍‌‍‌‌​ ‌‌ ​​‌ ‌‌‌‍​‍‌‍ ​‌‍‍‌‌ ​ ‌‍‍​‌‍‌‌‌‍‌​​‍​‍‌ ‌
Roundtable in Melbourne, on 27 November, 2024​​​​‌ ‍ ​‍​‍‌‍ ‌ ​‍‌‍‍‌‌‍‌ ‌‍‍‌‌‍ ‍​‍​‍​ ‍‍​‍​‍‌ ​ ‌‍​‌‌‍ ‍‌‍‍‌‌ ‌​‌ ‍‌​‍ ‍‌‍‍‌‌‍ ​‍​‍​‍ ​​‍​‍‌‍‍​‌ ​‍‌‍‌‌‌‍‌‍​‍​‍​ ‍‍​‍​‍‌‍‍​‌ ‌​‌ ‌​‌ ​​​ ‍‍​‍ ​‍ ‌‍ ​‌‍ ‌‍​ ‌‍​‌‌‍ ​‌‍‍​‌‍ ‌ ​ ‌ ‌​​ ‍‍​ ​ ​ ​ ​ ​ ​ ​ ​‍ ‌‍‍‌‌‍ ‍‌ ‌​‌‍‌‌‌‍ ‍‌ ‌​​‍ ‌‍‌‌‌‍‌​‌‍‍‌‌ ‌​​‍ ‌‍ ‌‌‍ ‌‍‌​‌‍‌‌​ ‌‌ ​​‌ ​‍‌‍‌‌‌ ​ ‌‍‌‌‌‍ ‍‌ ‌​‌‍​‌‌ ‌​‌‍‍‌‌‍ ‌‍ ‍​ ‍ ‌‍‍‌‌‍‌​​ ‌‌‍​‍‌‍‌‌‌‍‌​​ ‌​​ ‌‍​ ​‍​ ​ ​ ‌ ​‍ ‌‌‍​ ‌‍​‌​ ​ ​ ‌ ​‍ ‌​ ‌​‌‍​ ​ ‌ ​ ‍​​‍ ‌​ ‍​​ ​ ‌‍‌‌​ ‌‍​‍ ‌‌‍‌‍​ ​‌​ ​‌​ ‌​​ ‍‌‌‍‌‍‌‍​‌‌‍​‍​ ‌ ​ ​‍​ ‌‍‌‍​‌​ ‍ ‌ ‌​‌ ‍‌‌ ​​‌‍‌‌​ ‌‌‍ ‍‌‍‌‌‌ ‌ ‌ ​ ​ ‍ ‌ ​​‌‍​‌‌ ‌​‌‍‍​​ ‌‌‍ ​‌‍ ‌‍​ ‌‍​‌‌ ‌​‌‍‍‌‌‍ ‌‍ ‍‌‌​‍‌‍‌‌‌‍‌‍‌‍‌‌‌ ​‍‌‍‌‌‌‍ ‍‌‍​ ‌‍‌‌​‍‌‌​ ‌‌‌​​‍‌‌ ‌‍‍ ‌‍‌‌‌ ‍‌​‍‌‌​ ​ ‌​‌​​‍‌‌​ ​ ‌​‌​​‍‌‌​ ​‍​ ​‍​ ​​‌‍​ ​ ‌​​ ‍​​ ‍​​ ​‌​ ‌‍​ ‍​‌‍‌​​ ‍‌‌‍‌​​ ​ ​‍‌‌​ ​‍​ ​‍​‍‌‌​ ‌‌‌​‌​​‍ ‍‌‍​ ‌‍‍​‌‍‍‌‌‍ ​‌‍‌​‌ ​‍‌‍‌‌‌‍ ‍​‍‌‌​ ‌‌‌​​‍‌‌ ‌‍‍ ‌‍‌‌‌ ‍‌​‍‌‌​ ​ ‌​‌​​‍‌‌​ ​ ‌​‌​​‍‌‌​ ​‍​ ​‍​ ‌​​ ‌‌​ ‍​​ ​ ‌‍​‍‌‍​‍‌‍​‍‌‍‌‍​ ‌‍​ ​ ‌‍‌‌​ ​‍​‍‌‌​ ​‍​ ​‍​‍‌‌​ ‌‌‌​‌​​‍ ‍‌ ‌​‌‍‌‌‌ ‍​‌ ‌​​ ‌‍​‍‌‍​‌‌ ​ ‌‍‌‌‌‌‌‌‌ ​‍‌‍ ​​ ‌‌‍‍​‌ ‌​‌ ‌​‌ ​​​‍‌‌​ ​ ‌​​‌​‍‌‌​ ​‍‌​‌‍​‍‌‌​ ​‍‌​‌‍‌‍ ​‌‍ ‌‍​ ‌‍​‌‌‍ ​‌‍‍​‌‍ ‌ ​ ‌ ‌​​‍‌‌​ ​ ‌​​‌​ ​ ​ ​ ​ ​ ​ ​ ​‍‌‍‌‍‍‌‌‍‌​​ ‌‌‍​‍‌‍‌‌‌‍‌​​ ‌​​ ‌‍​ ​‍​ ​ ​ ‌ ​‍ ‌‌‍​ ‌‍​‌​ ​ ​ ‌ ​‍ ‌​ ‌​‌‍​ ​ ‌ ​ ‍​​‍ ‌​ ‍​​ ​ ‌‍‌‌​ ‌‍​‍ ‌‌‍‌‍​ ​‌​ ​‌​ ‌​​ ‍‌‌‍‌‍‌‍​‌‌‍​‍​ ‌ ​ ​‍​ ‌‍‌‍​‌​‍‌‍‌ ‌​‌ ‍‌‌ ​​‌‍‌‌​ ‌‌‍ ‍‌‍‌‌‌ ‌ ‌ ​ ​‍‌‍‌ ​​‌‍​‌‌ ‌​‌‍‍​​ ‌‌‍ ​‌‍ ‌‍​ ‌‍​‌‌ ‌​‌‍‍‌‌‍ ‌‍ ‍‌‌​‍‌‍‌‌‌‍‌‍‌‍‌‌‌ ​‍‌‍‌‌‌‍ ‍‌‍​ ‌‍‌‌​‍‌‌​ ‌‌‌​​‍‌‌ ‌‍‍ ‌‍‌‌‌ ‍‌​‍‌‌​ ​ ‌​‌​​‍‌‌​ ​ ‌​‌​​‍‌‌​ ​‍​ ​‍​ ​​‌‍​ ​ ‌​​ ‍​​ ‍​​ ​‌​ ‌‍​ ‍​‌‍‌​​ ‍‌‌‍‌​​ ​ ​‍‌‌​ ​‍​ ​‍​‍‌‌​ ‌‌‌​‌​​‍ ‍‌‍​ ‌‍‍​‌‍‍‌‌‍ ​‌‍‌​‌ ​‍‌‍‌‌‌‍ ‍​‍‌‌​ ‌‌‌​​‍‌‌ ‌‍‍ ‌‍‌‌‌ ‍‌​‍‌‌​ ​ ‌​‌​​‍‌‌​ ​ ‌​‌​​‍‌‌​ ​‍​ ​‍​ ‌​​ ‌‌​ ‍​​ ​ ‌‍​‍‌‍​‍‌‍​‍‌‍‌‍​ ‌‍​ ​ ‌‍‌‌​ ​‍​‍‌‌​ ​‍​ ​‍​‍‌‌​ ‌‌‌​‌​​‍ ‍‌ ‌​‌‍‌‌‌ ‍​‌ ‌​​‍‌‍‌ ​​‌‍‌‌‌ ​‍‌ ​ ‌ ​​‌‍‌‌‌‍​ ‌ ‌​‌‍‍‌‌ ‌‍‌‍‌‌​ ‌‌ ​​‌ ‌‌‌‍​‍‌‍ ​‌‍‍‌‌ ​ ‌‍‍​‌‍‌‌‌‍‌​​‍​‍‌ ‌
Ross Garnaut​​​​‌ ‍ ​‍​‍‌‍ ‌ ​‍‌‍‍‌‌‍‌ ‌‍‍‌‌‍ ‍​‍​‍​ ‍‍​‍​‍‌ ​ ‌‍​‌‌‍ ‍‌‍‍‌‌ ‌​‌ ‍‌​‍ ‍‌‍‍‌‌‍ ​‍​‍​‍ ​​‍​‍‌‍‍​‌ ​‍‌‍‌‌‌‍‌‍​‍​‍​ ‍‍​‍​‍‌‍‍​‌ ‌​‌ ‌​‌ ​​​ ‍‍​‍ ​‍ ‌‍ ​‌‍ ‌‍​ ‌‍​‌‌‍ ​‌‍‍​‌‍ ‌ ​ ‌ ‌​​ ‍‍​ ​ ​ ​ ​ ​ ​ ​ ​‍ ‌‍‍‌‌‍ ‍‌ ‌​‌‍‌‌‌‍ ‍‌ ‌​​‍ ‌‍‌‌‌‍‌​‌‍‍‌‌ ‌​​‍ ‌‍ ‌‌‍ ‌‍‌​‌‍‌‌​ ‌‌ ​​‌ ​‍‌‍‌‌‌ ​ ‌‍‌‌‌‍ ‍‌ ‌​‌‍​‌‌ ‌​‌‍‍‌‌‍ ‌‍ ‍​ ‍ ‌‍‍‌‌‍‌​​ ‌‌‍​‌​ ​ ‌‍‌‌‌‍​‌‌‍‌‍‌‍​‍​ ‌‌​ ​ ​‍ ‌‌‍​‌​ ‌‌​ ‌​​ ​‍​‍ ‌​ ‌​​ ​‌‌‍​‌​ ‌​​‍ ‌​ ‍​‌‍‌‍‌‍‌​‌‍‌‍​‍ ‌​ ​‍​ ​ ​ ‍​‌‍​ ‌‍​ ​ ‌‍​ ‍‌‌‍​‌​ ​ ‌‍‌​​ ​‍‌‍‌‌​ ‍ ‌ ‌​‌ ‍‌‌ ​​‌‍‌‌​ ‌‌‍​‌‌ ‌‌‌ ‌​‌‍‍​‌‍ ‌ ​‍​ ‍ ‌ ​​‌‍​‌‌ ‌​‌‍‍​​ ‌‌‍ ‍‌‍​‌‌‍ ‌‌‍‌‌​ ‌‍​‍‌‍​‌‌ ​ ‌‍‌‌‌‌‌‌‌ ​‍‌‍ ​​ ‌‌‍‍​‌ ‌​‌ ‌​‌ ​​​‍‌‌​ ​ ‌​​‌​‍‌‌​ ​‍‌​‌‍​‍‌‌​ ​‍‌​‌‍‌‍ ​‌‍ ‌‍​ ‌‍​‌‌‍ ​‌‍‍​‌‍ ‌ ​ ‌ ‌​​‍‌‌​ ​ ‌​​‌​ ​ ​ ​ ​ ​ ​ ​ ​‍‌‍‌‍‍‌‌‍‌​​ ‌‌‍​‌​ ​ ‌‍‌‌‌‍​‌‌‍‌‍‌‍​‍​ ‌‌​ ​ ​‍ ‌‌‍​‌​ ‌‌​ ‌​​ ​‍​‍ ‌​ ‌​​ ​‌‌‍​‌​ ‌​​‍ ‌​ ‍​‌‍‌‍‌‍‌​‌‍‌‍​‍ ‌​ ​‍​ ​ ​ ‍​‌‍​ ‌‍​ ​ ‌‍​ ‍‌‌‍​‌​ ​ ‌‍‌​​ ​‍‌‍‌‌​‍‌‍‌ ‌​‌ ‍‌‌ ​​‌‍‌‌​ ‌‌‍​‌‌ ‌‌‌ ‌​‌‍‍​‌‍ ‌ ​‍​‍‌‍‌ ​​‌‍​‌‌ ‌​‌‍‍​​ ‌‌‍ ‍‌‍​‌‌‍ ‌‌‍‌‌​‍‌‍‌ ​​‌‍‌‌‌ ​‍‌ ​ ‌ ​​‌‍‌‌‌‍​ ‌ ‌​‌‍‍‌‌ ‌‍‌‍‌‌​ ‌‌ ​​‌ ‌‌‌‍​‍‌‍ ​‌‍‍‌‌ ​ ‌‍‍​‌‍‌‌‌‍‌​​‍​‍‌ ‌
Director​​​​‌ ‍ ​‍​‍‌‍ ‌ ​‍‌‍‍‌‌‍‌ ‌‍‍‌‌‍ ‍​‍​‍​ ‍‍​‍​‍‌ ​ ‌‍​‌‌‍ ‍‌‍‍‌‌ ‌​‌ ‍‌​‍ ‍‌‍‍‌‌‍ ​‍​‍​‍ ​​‍​‍‌‍‍​‌ ​‍‌‍‌‌‌‍‌‍​‍​‍​ ‍‍​‍​‍‌‍‍​‌ ‌​‌ ‌​‌ ​​​ ‍‍​‍ ​‍ ‌‍ ​‌‍ ‌‍​ ‌‍​‌‌‍ ​‌‍‍​‌‍ ‌ ​ ‌ ‌​​ ‍‍​ ​ ​ ​ ​ ​ ​ ​ ​‍ ‌‍‍‌‌‍ ‍‌ ‌​‌‍‌‌‌‍ ‍‌ ‌​​‍ ‌‍‌‌‌‍‌​‌‍‍‌‌ ‌​​‍ ‌‍ ‌‌‍ ‌‍‌​‌‍‌‌​ ‌‌ ​​‌ ​‍‌‍‌‌‌ ​ ‌‍‌‌‌‍ ‍‌ ‌​‌‍​‌‌ ‌​‌‍‍‌‌‍ ‌‍ ‍​ ‍ ‌‍‍‌‌‍‌​​ ‌‌‍​‌​ ​ ‌‍‌‌‌‍​‌‌‍‌‍‌‍​‍​ ‌‌​ ​ ​‍ ‌‌‍​‌​ ‌‌​ ‌​​ ​‍​‍ ‌​ ‌​​ ​‌‌‍​‌​ ‌​​‍ ‌​ ‍​‌‍‌‍‌‍‌​‌‍‌‍​‍ ‌​ ​‍​ ​ ​ ‍​‌‍​ ‌‍​ ​ ‌‍​ ‍‌‌‍​‌​ ​ ‌‍‌​​ ​‍‌‍‌‌​ ‍ ‌ ‌​‌ ‍‌‌ ​​‌‍‌‌​ ‌‌‍​‌‌ ‌‌‌ ‌​‌‍‍​‌‍ ‌ ​‍​ ‍ ‌ ​​‌‍​‌‌ ‌​‌‍‍​​ ‌‌ ‌​‌‍‍‌‌ ‌​‌‍ ​‌‍‌‌​ ‌‍​‍‌‍​‌‌ ​ ‌‍‌‌‌‌‌‌‌ ​‍‌‍ ​​ ‌‌‍‍​‌ ‌​‌ ‌​‌ ​​​‍‌‌​ ​ ‌​​‌​‍‌‌​ ​‍‌​‌‍​‍‌‌​ ​‍‌​‌‍‌‍ ​‌‍ ‌‍​ ‌‍​‌‌‍ ​‌‍‍​‌‍ ‌ ​ ‌ ‌​​‍‌‌​ ​ ‌​​‌​ ​ ​ ​ ​ ​ ​ ​ ​‍‌‍‌‍‍‌‌‍‌​​ ‌‌‍​‌​ ​ ‌‍‌‌‌‍​‌‌‍‌‍‌‍​‍​ ‌‌​ ​ ​‍ ‌‌‍​‌​ ‌‌​ ‌​​ ​‍​‍ ‌​ ‌​​ ​‌‌‍​‌​ ‌​​‍ ‌​ ‍​‌‍‌‍‌‍‌​‌‍‌‍​‍ ‌​ ​‍​ ​ ​ ‍​‌‍​ ‌‍​ ​ ‌‍​ ‍‌‌‍​‌​ ​ ‌‍‌​​ ​‍‌‍‌‌​‍‌‍‌ ‌​‌ ‍‌‌ ​​‌‍‌‌​ ‌‌‍​‌‌ ‌‌‌ ‌​‌‍‍​‌‍ ‌ ​‍​‍‌‍‌ ​​‌‍​‌‌ ‌​‌‍‍​​ ‌‌ ‌​‌‍‍‌‌ ‌​‌‍ ​‌‍‌‌​‍‌‍‌ ​​‌‍‌‌‌ ​‍‌ ​ ‌ ​​‌‍‌‌‌‍​ ‌ ‌​‌‍‍‌‌ ‌‍‌‍‌‌​ ‌‌ ​​‌ ‌‌‌‍​‍‌‍ ​‌‍‍‌‌ ​ ‌‍‍​‌‍‌‌‌‍‌​​‍​‍‌ ‌
Rod Sims​​​​‌ ‍ ​‍​‍‌‍ ‌ ​‍‌‍‍‌‌‍‌ ‌‍‍‌‌‍ ‍​‍​‍​ ‍‍​‍​‍‌ ​ ‌‍​‌‌‍ ‍‌‍‍‌‌ ‌​‌ ‍‌​‍ ‍‌‍‍‌‌‍ ​‍​‍​‍ ​​‍​‍‌‍‍​‌ ​‍‌‍‌‌‌‍‌‍​‍​‍​ ‍‍​‍​‍‌‍‍​‌ ‌​‌ ‌​‌ ​​​ ‍‍​‍ ​‍ ‌‍ ​‌‍ ‌‍​ ‌‍​‌‌‍ ​‌‍‍​‌‍ ‌ ​ ‌ ‌​​ ‍‍​ ​ ​ ​ ​ ​ ​ ​ ​‍ ‌‍‍‌‌‍ ‍‌ ‌​‌‍‌‌‌‍ ‍‌ ‌​​‍ ‌‍‌‌‌‍‌​‌‍‍‌‌ ‌​​‍ ‌‍ ‌‌‍ ‌‍‌​‌‍‌‌​ ‌‌ ​​‌ ​‍‌‍‌‌‌ ​ ‌‍‌‌‌‍ ‍‌ ‌​‌‍​‌‌ ‌​‌‍‍‌‌‍ ‌‍ ‍​ ‍ ‌‍‍‌‌‍‌​​ ‌​ ‌‌​ ‍​​ ‌‌​ ​‍‌‍‌​​ ‍‌​ ‌‍​ ‍​​‍ ‌​ ‍​​ ‍‌‌‍​‍​ ‌ ​‍ ‌​ ‌​​ ‍​​ ‌​‌‍‌‍​‍ ‌‌‍​‍​ ​‍​ ‍​​ ‌‍​‍ ‌​ ‍‌​ ‌‌​ ​‌‌‍​ ‌‍​‌​ ​ ​ ‍​​ ​‍‌‍​ ​ ​‌​ ‌​​ ‍‌​ ‍ ‌ ‌​‌ ‍‌‌ ​​‌‍‌‌​ ‌‌‍​‌‌ ‌‌‌ ‌​‌‍‍​‌‍ ‌ ​‍​ ‍ ‌ ​​‌‍​‌‌ ‌​‌‍‍​​ ‌‌‍ ‍‌‍​‌‌‍ ‌‌‍‌‌​ ‌‍​‍‌‍​‌‌ ​ ‌‍‌‌‌‌‌‌‌ ​‍‌‍ ​​ ‌‌‍‍​‌ ‌​‌ ‌​‌ ​​​‍‌‌​ ​ ‌​​‌​‍‌‌​ ​‍‌​‌‍​‍‌‌​ ​‍‌​‌‍‌‍ ​‌‍ ‌‍​ ‌‍​‌‌‍ ​‌‍‍​‌‍ ‌ ​ ‌ ‌​​‍‌‌​ ​ ‌​​‌​ ​ ​ ​ ​ ​ ​ ​ ​‍‌‍‌‍‍‌‌‍‌​​ ‌​ ‌‌​ ‍​​ ‌‌​ ​‍‌‍‌​​ ‍‌​ ‌‍​ ‍​​‍ ‌​ ‍​​ ‍‌‌‍​‍​ ‌ ​‍ ‌​ ‌​​ ‍​​ ‌​‌‍‌‍​‍ ‌‌‍​‍​ ​‍​ ‍​​ ‌‍​‍ ‌​ ‍‌​ ‌‌​ ​‌‌‍​ ‌‍​‌​ ​ ​ ‍​​ ​‍‌‍​ ​ ​‌​ ‌​​ ‍‌​‍‌‍‌ ‌​‌ ‍‌‌ ​​‌‍‌‌​ ‌‌‍​‌‌ ‌‌‌ ‌​‌‍‍​‌‍ ‌ ​‍​‍‌‍‌ ​​‌‍​‌‌ ‌​‌‍‍​​ ‌‌‍ ‍‌‍​‌‌‍ ‌‌‍‌‌​‍‌‍‌ ​​‌‍‌‌‌ ​‍‌ ​ ‌ ​​‌‍‌‌‌‍​ ‌ ‌​‌‍‍‌‌ ‌‍‌‍‌‌​ ‌‌ ​​‌ ‌‌‌‍​‍‌‍ ​‌‍‍‌‌ ​ ‌‍‍​‌‍‌‌‌‍‌​​‍​‍‌ ‌
Chair​​​​‌ ‍ ​‍​‍‌‍ ‌ ​‍‌‍‍‌‌‍‌ ‌‍‍‌‌‍ ‍​‍​‍​ ‍‍​‍​‍‌ ​ ‌‍​‌‌‍ ‍‌‍‍‌‌ ‌​‌ ‍‌​‍ ‍‌‍‍‌‌‍ ​‍​‍​‍ ​​‍​‍‌‍‍​‌ ​‍‌‍‌‌‌‍‌‍​‍​‍​ ‍‍​‍​‍‌‍‍​‌ ‌​‌ ‌​‌ ​​​ ‍‍​‍ ​‍ ‌‍ ​‌‍ ‌‍​ ‌‍​‌‌‍ ​‌‍‍​‌‍ ‌ ​ ‌ ‌​​ ‍‍​ ​ ​ ​ ​ ​ ​ ​ ​‍ ‌‍‍‌‌‍ ‍‌ ‌​‌‍‌‌‌‍ ‍‌ ‌​​‍ ‌‍‌‌‌‍‌​‌‍‍‌‌ ‌​​‍ ‌‍ ‌‌‍ ‌‍‌​‌‍‌‌​ ‌‌ ​​‌ ​‍‌‍‌‌‌ ​ ‌‍‌‌‌‍ ‍‌ ‌​‌‍​‌‌ ‌​‌‍‍‌‌‍ ‌‍ ‍​ ‍ ‌‍‍‌‌‍‌​​ ‌​ ‌‌​ ‍​​ ‌‌​ ​‍‌‍‌​​ ‍‌​ ‌‍​ ‍​​‍ ‌​ ‍​​ ‍‌‌‍​‍​ ‌ ​‍ ‌​ ‌​​ ‍​​ ‌​‌‍‌‍​‍ ‌‌‍​‍​ ​‍​ ‍​​ ‌‍​‍ ‌​ ‍‌​ ‌‌​ ​‌‌‍​ ‌‍​‌​ ​ ​ ‍​​ ​‍‌‍​ ​ ​‌​ ‌​​ ‍‌​ ‍ ‌ ‌​‌ ‍‌‌ ​​‌‍‌‌​ ‌‌‍​‌‌ ‌‌‌ ‌​‌‍‍​‌‍ ‌ ​‍​ ‍ ‌ ​​‌‍​‌‌ ‌​‌‍‍​​ ‌‌ ‌​‌‍‍‌‌ ‌​‌‍ ​‌‍‌‌​ ‌‍​‍‌‍​‌‌ ​ ‌‍‌‌‌‌‌‌‌ ​‍‌‍ ​​ ‌‌‍‍​‌ ‌​‌ ‌​‌ ​​​‍‌‌​ ​ ‌​​‌​‍‌‌​ ​‍‌​‌‍​‍‌‌​ ​‍‌​‌‍‌‍ ​‌‍ ‌‍​ ‌‍​‌‌‍ ​‌‍‍​‌‍ ‌ ​ ‌ ‌​​‍‌‌​ ​ ‌​​‌​ ​ ​ ​ ​ ​ ​ ​ ​‍‌‍‌‍‍‌‌‍‌​​ ‌​ ‌‌​ ‍​​ ‌‌​ ​‍‌‍‌​​ ‍‌​ ‌‍​ ‍​​‍ ‌​ ‍​​ ‍‌‌‍​‍​ ‌ ​‍ ‌​ ‌​​ ‍​​ ‌​‌‍‌‍​‍ ‌‌‍​‍​ ​‍​ ‍​​ ‌‍​‍ ‌​ ‍‌​ ‌‌​ ​‌‌‍​ ‌‍​‌​ ​ ​ ‍​​ ​‍‌‍​ ​ ​‌​ ‌​​ ‍‌​‍‌‍‌ ‌​‌ ‍‌‌ ​​‌‍‌‌​ ‌‌‍​‌‌ ‌‌‌ ‌​‌‍‍​‌‍ ‌ ​‍​‍‌‍‌ ​​‌‍​‌‌ ‌​‌‍‍​​ ‌‌ ‌​‌‍‍‌‌ ‌​‌‍ ​‌‍‌‌​‍‌‍‌ ​​‌‍‌‌‌ ​‍‌ ​ ‌ ​​‌‍‌‌‌‍​ ‌ ‌​‌‍‍‌‌ ‌‍‌‍‌‌​ ‌‌ ​​‌ ‌‌‌‍​‍‌‍ ​‌‍‍‌‌ ​ ‌‍‍​‌‍‌‌‌‍‌​​‍​‍‌ ‌
Baethan Mullen​​​​‌ ‍ ​‍​‍‌‍ ‌ ​‍‌‍‍‌‌‍‌ ‌‍‍‌‌‍ ‍​‍​‍​ ‍‍​‍​‍‌ ​ ‌‍​‌‌‍ ‍‌‍‍‌‌ ‌​‌ ‍‌​‍ ‍‌‍‍‌‌‍ ​‍​‍​‍ ​​‍​‍‌‍‍​‌ ​‍‌‍‌‌‌‍‌‍​‍​‍​ ‍‍​‍​‍‌‍‍​‌ ‌​‌ ‌​‌ ​​​ ‍‍​‍ ​‍ ‌‍ ​‌‍ ‌‍​ ‌‍​‌‌‍ ​‌‍‍​‌‍ ‌ ​ ‌ ‌​​ ‍‍​ ​ ​ ​ ​ ​ ​ ​ ​‍ ‌‍‍‌‌‍ ‍‌ ‌​‌‍‌‌‌‍ ‍‌ ‌​​‍ ‌‍‌‌‌‍‌​‌‍‍‌‌ ‌​​‍ ‌‍ ‌‌‍ ‌‍‌​‌‍‌‌​ ‌‌ ​​‌ ​‍‌‍‌‌‌ ​ ‌‍‌‌‌‍ ‍‌ ‌​‌‍​‌‌ ‌​‌‍‍‌‌‍ ‌‍ ‍​ ‍ ‌‍‍‌‌‍‌​​ ‌​ ​‍‌‍​‍​ ‌​​ ​‌​ ​‍‌‍​‍‌‍​‌‌‍​‌​‍ ‌​ ‍​​ ​​​ ‍‌​ ​‍​‍ ‌​ ‌​‌‍​‍​ ‍​​ ‌ ​‍ ‌‌‍​‍‌‍‌​‌‍‌‌​ ‌‌​‍ ‌​ ​ ‌‍‌​‌‍​‌​ ‌​​ ‌‌​ ​‍​ ‍​​ ‍‌​ ‍‌​ ​ ​ ​ ​ ‍‌​ ‍ ‌ ‌​‌ ‍‌‌ ​​‌‍‌‌​ ‌‌‍​‌‌ ‌‌‌ ‌​‌‍‍​‌‍ ‌ ​‍​ ‍ ‌ ​​‌‍​‌‌ ‌​‌‍‍​​ ‌‌‍ ‍‌‍​‌‌‍ ‌‌‍‌‌​ ‌‍​‍‌‍​‌‌ ​ ‌‍‌‌‌‌‌‌‌ ​‍‌‍ ​​ ‌‌‍‍​‌ ‌​‌ ‌​‌ ​​​‍‌‌​ ​ ‌​​‌​‍‌‌​ ​‍‌​‌‍​‍‌‌​ ​‍‌​‌‍‌‍ ​‌‍ ‌‍​ ‌‍​‌‌‍ ​‌‍‍​‌‍ ‌ ​ ‌ ‌​​‍‌‌​ ​ ‌​​‌​ ​ ​ ​ ​ ​ ​ ​ ​‍‌‍‌‍‍‌‌‍‌​​ ‌​ ​‍‌‍​‍​ ‌​​ ​‌​ ​‍‌‍​‍‌‍​‌‌‍​‌​‍ ‌​ ‍​​ ​​​ ‍‌​ ​‍​‍ ‌​ ‌​‌‍​‍​ ‍​​ ‌ ​‍ ‌‌‍​‍‌‍‌​‌‍‌‌​ ‌‌​‍ ‌​ ​ ‌‍‌​‌‍​‌​ ‌​​ ‌‌​ ​‍​ ‍​​ ‍‌​ ‍‌​ ​ ​ ​ ​ ‍‌​‍‌‍‌ ‌​‌ ‍‌‌ ​​‌‍‌‌​ ‌‌‍​‌‌ ‌‌‌ ‌​‌‍‍​‌‍ ‌ ​‍​‍‌‍‌ ​​‌‍​‌‌ ‌​‌‍‍​​ ‌‌‍ ‍‌‍​‌‌‍ ‌‌‍‌‌​‍‌‍‌ ​​‌‍‌‌‌ ​‍‌ ​ ‌ ​​‌‍‌‌‌‍​ ‌ ‌​‌‍‍‌‌ ‌‍‌‍‌‌​ ‌‌ ​​‌ ‌‌‌‍​‍‌‍ ​‌‍‍‌‌ ​ ‌‍‍​‌‍‌‌‌‍‌​​‍​‍‌ ‌
Chief Executive Officer​​​​‌ ‍ ​‍​‍‌‍ ‌ ​‍‌‍‍‌‌‍‌ ‌‍‍‌‌‍ ‍​‍​‍​ ‍‍​‍​‍‌ ​ ‌‍​‌‌‍ ‍‌‍‍‌‌ ‌​‌ ‍‌​‍ ‍‌‍‍‌‌‍ ​‍​‍​‍ ​​‍​‍‌‍‍​‌ ​‍‌‍‌‌‌‍‌‍​‍​‍​ ‍‍​‍​‍‌‍‍​‌ ‌​‌ ‌​‌ ​​​ ‍‍​‍ ​‍ ‌‍ ​‌‍ ‌‍​ ‌‍​‌‌‍ ​‌‍‍​‌‍ ‌ ​ ‌ ‌​​ ‍‍​ ​ ​ ​ ​ ​ ​ ​ ​‍ ‌‍‍‌‌‍ ‍‌ ‌​‌‍‌‌‌‍ ‍‌ ‌​​‍ ‌‍‌‌‌‍‌​‌‍‍‌‌ ‌​​‍ ‌‍ ‌‌‍ ‌‍‌​‌‍‌‌​ ‌‌ ​​‌ ​‍‌‍‌‌‌ ​ ‌‍‌‌‌‍ ‍‌ ‌​‌‍​‌‌ ‌​‌‍‍‌‌‍ ‌‍ ‍​ ‍ ‌‍‍‌‌‍‌​​ ‌​ ​‍‌‍​‍​ ‌​​ ​‌​ ​‍‌‍​‍‌‍​‌‌‍​‌​‍ ‌​ ‍​​ ​​​ ‍‌​ ​‍​‍ ‌​ ‌​‌‍​‍​ ‍​​ ‌ ​‍ ‌‌‍​‍‌‍‌​‌‍‌‌​ ‌‌​‍ ‌​ ​ ‌‍‌​‌‍​‌​ ‌​​ ‌‌​ ​‍​ ‍​​ ‍‌​ ‍‌​ ​ ​ ​ ​ ‍‌​ ‍ ‌ ‌​‌ ‍‌‌ ​​‌‍‌‌​ ‌‌‍​‌‌ ‌‌‌ ‌​‌‍‍​‌‍ ‌ ​‍​ ‍ ‌ ​​‌‍​‌‌ ‌​‌‍‍​​ ‌‌ ‌​‌‍‍‌‌ ‌​‌‍ ​‌‍‌‌​ ‌‍​‍‌‍​‌‌ ​ ‌‍‌‌‌‌‌‌‌ ​‍‌‍ ​​ ‌‌‍‍​‌ ‌​‌ ‌​‌ ​​​‍‌‌​ ​ ‌​​‌​‍‌‌​ ​‍‌​‌‍​‍‌‌​ ​‍‌​‌‍‌‍ ​‌‍ ‌‍​ ‌‍​‌‌‍ ​‌‍‍​‌‍ ‌ ​ ‌ ‌​​‍‌‌​ ​ ‌​​‌​ ​ ​ ​ ​ ​ ​ ​ ​‍‌‍‌‍‍‌‌‍‌​​ ‌​ ​‍‌‍​‍​ ‌​​ ​‌​ ​‍‌‍​‍‌‍​‌‌‍​‌​‍ ‌​ ‍​​ ​​​ ‍‌​ ​‍​‍ ‌​ ‌​‌‍​‍​ ‍​​ ‌ ​‍ ‌‌‍​‍‌‍‌​‌‍‌‌​ ‌‌​‍ ‌​ ​ ‌‍‌​‌‍​‌​ ‌​​ ‌‌​ ​‍​ ‍​​ ‍‌​ ‍‌​ ​ ​ ​ ​ ‍‌​‍‌‍‌ ‌​‌ ‍‌‌ ​​‌‍‌‌​ ‌‌‍​‌‌ ‌‌‌ ‌​‌‍‍​‌‍ ‌ ​‍​‍‌‍‌ ​​‌‍​‌‌ ‌​‌‍‍​​ ‌‌ ‌​‌‍‍‌‌ ‌​‌‍ ​‌‍‌‌​‍‌‍‌ ​​‌‍‌‌‌ ​‍‌ ​ ‌ ​​‌‍‌‌‌‍​ ‌ ‌​‌‍‍‌‌ ‌‍‌‍‌‌​ ‌‌ ​​‌ ‌‌‌‍​‍‌‍ ​‌‍‍‌‌ ​ ‌‍‍​‌‍‌‌‌‍‌​​‍​‍‌ ‌
Share
On Wednesday 27 November, TSI hosted a roundtable discussion based around the ideas of Ross Garnaut's latest work, 'Let's Tax Carbon: And Other Ideas for a Better Australia'.​​​​‌ ‍ ​‍​‍‌‍ ‌ ​‍‌‍‍‌‌‍‌ ‌‍‍‌‌‍ ‍​‍​‍​ ‍‍​‍​‍‌ ​ ‌‍​‌‌‍ ‍‌‍‍‌‌ ‌​‌ ‍‌​‍ ‍‌‍‍‌‌‍ ​‍​‍​‍ ​​‍​‍‌‍‍​‌ ​‍‌‍‌‌‌‍‌‍​‍​‍​ ‍‍​‍​‍‌‍‍​‌ ‌​‌ ‌​‌ ​​​ ‍‍​‍ ​‍ ‌‍ ​‌‍ ‌‍​ ‌‍​‌‌‍ ​‌‍‍​‌‍ ‌ ​ ‌ ‌​​ ‍‍​ ​ ​ ​ ​ ​ ​ ​ ​‍ ‌‍‍‌‌‍ ‍‌ ‌​‌‍‌‌‌‍ ‍‌ ‌​​‍ ‌‍‌‌‌‍‌​‌‍‍‌‌ ‌​​‍ ‌‍ ‌‌‍ ‌‍‌​‌‍‌‌​ ‌‌ ​​‌ ​‍‌‍‌‌‌ ​ ‌‍‌‌‌‍ ‍‌ ‌​‌‍​‌‌ ‌​‌‍‍‌‌‍ ‌‍ ‍​ ‍ ‌‍‍‌‌‍‌​​ ‌‌‍​‍‌‍‌‌‌‍‌​​ ‌​​ ‌‍​ ​‍​ ​ ​ ‌ ​‍ ‌‌‍​ ‌‍​‌​ ​ ​ ‌ ​‍ ‌​ ‌​‌‍​ ​ ‌ ​ ‍​​‍ ‌​ ‍​​ ​ ‌‍‌‌​ ‌‍​‍ ‌‌‍‌‍​ ​‌​ ​‌​ ‌​​ ‍‌‌‍‌‍‌‍​‌‌‍​‍​ ‌ ​ ​‍​ ‌‍‌‍​‌​ ‍ ‌ ‌​‌ ‍‌‌ ​​‌‍‌‌​ ‌‌‍ ‍‌‍‌‌‌ ‌ ‌ ​ ​ ‍ ‌ ​​‌‍​‌‌ ‌​‌‍‍​​ ‌‌‍​ ‌‍ ‌‍ ‍‌ ‌​‌‍‌‌‌‍ ‍‌ ‌​​‍‌‌​ ‌‌‌​​‍‌‌ ‌‍‍ ‌‍‌‌‌ ‍‌​‍‌‌​ ​ ‌​‌​​‍‌‌​ ​ ‌​‌​​‍‌‌​ ​‍​ ​‍‌‍​‌‌‍‌​​ ‌​‌‍‌‌‌‍​ ​ ​​​ ‌ ‌‍‌​‌‍​ ‌‍​‌‌‍‌‍‌‍‌​​‍‌‌​ ​‍​ ​‍​‍‌‌​ ‌‌‌​‌​​‍ ‍‌‍​ ‌‍‍​‌‍‍‌‌‍ ​‌‍‌​‌ ​‍‌‍‌‌‌‍ ‍​‍‌‌​ ‌‌‌​​‍‌‌ ‌‍‍ ‌‍‌‌‌ ‍‌​‍‌‌​ ​ ‌​‌​​‍‌‌​ ​ ‌​‌​​‍‌‌​ ​‍​ ​‍​ ‌‌‌‍‌‍‌‍‌‌​ ‌ ‌‍‌​​ ‌‌‌‍​ ​ ‌​​ ​​​ ​‌​ ​‌​ ​​​ ​​​‍‌‌​ ​‍​ ​‍​‍‌‌​ ‌‌‌​‌​​‍ ‍‌ ‌​‌‍‌‌‌ ‍​‌ ‌​​ ‌‍​‍‌‍​‌‌ ​ ‌‍‌‌‌‌‌‌‌ ​‍‌‍ ​​ ‌‌‍‍​‌ ‌​‌ ‌​‌ ​​​‍‌‌​ ​ ‌​​‌​‍‌‌​ ​‍‌​‌‍​‍‌‌​ ​‍‌​‌‍‌‍ ​‌‍ ‌‍​ ‌‍​‌‌‍ ​‌‍‍​‌‍ ‌ ​ ‌ ‌​​‍‌‌​ ​ ‌​​‌​ ​ ​ ​ ​ ​ ​ ​ ​‍‌‍‌‍‍‌‌‍‌​​ ‌‌‍​‍‌‍‌‌‌‍‌​​ ‌​​ ‌‍​ ​‍​ ​ ​ ‌ ​‍ ‌‌‍​ ‌‍​‌​ ​ ​ ‌ ​‍ ‌​ ‌​‌‍​ ​ ‌ ​ ‍​​‍ ‌​ ‍​​ ​ ‌‍‌‌​ ‌‍​‍ ‌‌‍‌‍​ ​‌​ ​‌​ ‌​​ ‍‌‌‍‌‍‌‍​‌‌‍​‍​ ‌ ​ ​‍​ ‌‍‌‍​‌​‍‌‍‌ ‌​‌ ‍‌‌ ​​‌‍‌‌​ ‌‌‍ ‍‌‍‌‌‌ ‌ ‌ ​ ​‍‌‍‌ ​​‌‍​‌‌ ‌​‌‍‍​​ ‌‌‍​ ‌‍ ‌‍ ‍‌ ‌​‌‍‌‌‌‍ ‍‌ ‌​​‍‌‌​ ‌‌‌​​‍‌‌ ‌‍‍ ‌‍‌‌‌ ‍‌​‍‌‌​ ​ ‌​‌​​‍‌‌​ ​ ‌​‌​​‍‌‌​ ​‍​ ​‍‌‍​‌‌‍‌​​ ‌​‌‍‌‌‌‍​ ​ ​​​ ‌ ‌‍‌​‌‍​ ‌‍​‌‌‍‌‍‌‍‌​​‍‌‌​ ​‍​ ​‍​‍‌‌​ ‌‌‌​‌​​‍ ‍‌‍​ ‌‍‍​‌‍‍‌‌‍ ​‌‍‌​‌ ​‍‌‍‌‌‌‍ ‍​‍‌‌​ ‌‌‌​​‍‌‌ ‌‍‍ ‌‍‌‌‌ ‍‌​‍‌‌​ ​ ‌​‌​​‍‌‌​ ​ ‌​‌​​‍‌‌​ ​‍​ ​‍​ ‌‌‌‍‌‍‌‍‌‌​ ‌ ‌‍‌​​ ‌‌‌‍​ ​ ‌​​ ​​​ ​‌​ ​‌​ ​​​ ​​​‍‌‌​ ​‍​ ​‍​‍‌‌​ ‌‌‌​‌​​‍ ‍‌ ‌​‌‍‌‌‌ ‍​‌ ‌​​‍‌‍‌ ​​‌‍‌‌‌ ​‍‌ ​ ‌ ​​‌‍‌‌‌‍​ ‌ ‌​‌‍‍‌‌ ‌‍‌‍‌‌​ ‌‌ ​​‌ ‌‌‌‍​‍‌‍ ​‌‍‍‌‌ ​ ‌‍‍​‌‍‌‌‌‍‌​​‍​‍‌ ‌
Featuring an introduction from Productivity Commission Chair Danielle Wood and contributions from TSI chair Rod Sims and CEO Baethan Mullen. The session explored Australia's poor economic
performance over the past decade and what is needed to bring Australia back to a period of prosperity, towards full employment and real wage growth. ​​​​‌ ‍ ​‍​‍‌‍ ‌ ​‍‌‍‍‌‌‍‌ ‌‍‍‌‌‍ ‍​‍​‍​ ‍‍​‍​‍‌ ​ ‌‍​‌‌‍ ‍‌‍‍‌‌ ‌​‌ ‍‌​‍ ‍‌‍‍‌‌‍ ​‍​‍​‍ ​​‍​‍‌‍‍​‌ ​‍‌‍‌‌‌‍‌‍​‍​‍​ ‍‍​‍​‍‌‍‍​‌ ‌​‌ ‌​‌ ​​​ ‍‍​‍ ​‍ ‌‍ ​‌‍ ‌‍​ ‌‍​‌‌‍ ​‌‍‍​‌‍ ‌ ​ ‌ ‌​​ ‍‍​ ​ ​ ​ ​ ​ ​ ​ ​‍ ‌‍‍‌‌‍ ‍‌ ‌​‌‍‌‌‌‍ ‍‌ ‌​​‍ ‌‍‌‌‌‍‌​‌‍‍‌‌ ‌​​‍ ‌‍ ‌‌‍ ‌‍‌​‌‍‌‌​ ‌‌ ​​‌ ​‍‌‍‌‌‌ ​ ‌‍‌‌‌‍ ‍‌ ‌​‌‍​‌‌ ‌​‌‍‍‌‌‍ ‌‍ ‍​ ‍ ‌‍‍‌‌‍‌​​ ‌‌‍​‍‌‍‌‌‌‍‌​​ ‌​​ ‌‍​ ​‍​ ​ ​ ‌ ​‍ ‌‌‍​ ‌‍​‌​ ​ ​ ‌ ​‍ ‌​ ‌​‌‍​ ​ ‌ ​ ‍​​‍ ‌​ ‍​​ ​ ‌‍‌‌​ ‌‍​‍ ‌‌‍‌‍​ ​‌​ ​‌​ ‌​​ ‍‌‌‍‌‍‌‍​‌‌‍​‍​ ‌ ​ ​‍​ ‌‍‌‍​‌​ ‍ ‌ ‌​‌ ‍‌‌ ​​‌‍‌‌​ ‌‌‍ ‍‌‍‌‌‌ ‌ ‌ ​ ​ ‍ ‌ ​​‌‍​‌‌ ‌​‌‍‍​​ ‌‌‍​ ‌‍ ‌‍ ‍‌ ‌​‌‍‌‌‌‍ ‍‌ ‌​​‍‌‌​ ‌‌‌​​‍‌‌ ‌‍‍ ‌‍‌‌‌ ‍‌​‍‌‌​ ​ ‌​‌​​‍‌‌​ ​ ‌​‌​​‍‌‌​ ​‍​ ​‍​ ‌‍‌‍​‍‌‍‌‍​ ‌​​ ‍​​ ​‍‌‍‌‍​ ​‌‌‍‌​​ ​‍​ ‌ ​ ‌​​‍‌‌​ ​‍​ ​‍​‍‌‌​ ‌‌‌​‌​​‍ ‍‌‍​ ‌‍‍​‌‍‍‌‌‍ ​‌‍‌​‌ ​‍‌‍‌‌‌‍ ‍​‍‌‌​ ‌‌‌​​‍‌‌ ‌‍‍ ‌‍‌‌‌ ‍‌​‍‌‌​ ​ ‌​‌​​‍‌‌​ ​ ‌​‌​​‍‌‌​ ​‍​ ​‍​ ‌‌‌‍‌‍​ ​​‌‍​ ‌‍​ ‌‍​‌‌‍​ ‌‍‌‌​ ‌ ​ ‍​‌‍‌‍​ ​​​‍‌‌​ ​‍​ ​‍​‍‌‌​ ‌‌‌​‌​​‍ ‍‌ ‌​‌‍‌‌‌ ‍​‌ ‌​​ ‌‍​‍‌‍​‌‌ ​ ‌‍‌‌‌‌‌‌‌ ​‍‌‍ ​​ ‌‌‍‍​‌ ‌​‌ ‌​‌ ​​​‍‌‌​ ​ ‌​​‌​‍‌‌​ ​‍‌​‌‍​‍‌‌​ ​‍‌​‌‍‌‍ ​‌‍ ‌‍​ ‌‍​‌‌‍ ​‌‍‍​‌‍ ‌ ​ ‌ ‌​​‍‌‌​ ​ ‌​​‌​ ​ ​ ​ ​ ​ ​ ​ ​‍‌‍‌‍‍‌‌‍‌​​ ‌‌‍​‍‌‍‌‌‌‍‌​​ ‌​​ ‌‍​ ​‍​ ​ ​ ‌ ​‍ ‌‌‍​ ‌‍​‌​ ​ ​ ‌ ​‍ ‌​ ‌​‌‍​ ​ ‌ ​ ‍​​‍ ‌​ ‍​​ ​ ‌‍‌‌​ ‌‍​‍ ‌‌‍‌‍​ ​‌​ ​‌​ ‌​​ ‍‌‌‍‌‍‌‍​‌‌‍​‍​ ‌ ​ ​‍​ ‌‍‌‍​‌​‍‌‍‌ ‌​‌ ‍‌‌ ​​‌‍‌‌​ ‌‌‍ ‍‌‍‌‌‌ ‌ ‌ ​ ​‍‌‍‌ ​​‌‍​‌‌ ‌​‌‍‍​​ ‌‌‍​ ‌‍ ‌‍ ‍‌ ‌​‌‍‌‌‌‍ ‍‌ ‌​​‍‌‌​ ‌‌‌​​‍‌‌ ‌‍‍ ‌‍‌‌‌ ‍‌​‍‌‌​ ​ ‌​‌​​‍‌‌​ ​ ‌​‌​​‍‌‌​ ​‍​ ​‍​ ‌‍‌‍​‍‌‍‌‍​ ‌​​ ‍​​ ​‍‌‍‌‍​ ​‌‌‍‌​​ ​‍​ ‌ ​ ‌​​‍‌‌​ ​‍​ ​‍​‍‌‌​ ‌‌‌​‌​​‍ ‍‌‍​ ‌‍‍​‌‍‍‌‌‍ ​‌‍‌​‌ ​‍‌‍‌‌‌‍ ‍​‍‌‌​ ‌‌‌​​‍‌‌ ‌‍‍ ‌‍‌‌‌ ‍‌​‍‌‌​ ​ ‌​‌​​‍‌‌​ ​ ‌​‌​​‍‌‌​ ​‍​ ​‍​ ‌‌‌‍‌‍​ ​​‌‍​ ‌‍​ ‌‍​‌‌‍​ ‌‍‌‌​ ‌ ​ ‍​‌‍‌‍​ ​​​‍‌‌​ ​‍​ ​‍​‍‌‌​ ‌‌‌​‌​​‍ ‍‌ ‌​‌‍‌‌‌ ‍​‌ ‌​​‍‌‍‌ ​​‌‍‌‌‌ ​‍‌ ​ ‌ ​​‌‍‌‌‌‍​ ‌ ‌​‌‍‍‌‌ ‌‍‌‍‌‌​ ‌‌ ​​‌ ‌‌‌‍​‍‌‍ ​‌‍‍‌‌ ​ ‌‍‍​‌‍‌‌‌‍‌​​‍​‍‌ ‌
Ross Garnaut​​​​‌ ‍ ​‍​‍‌‍ ‌ ​‍‌‍‍‌‌‍‌ ‌‍‍‌‌‍ ‍​‍​‍​ ‍‍​‍​‍‌ ​ ‌‍​‌‌‍ ‍‌‍‍‌‌ ‌​‌ ‍‌​‍ ‍‌‍‍‌‌‍ ​‍​‍​‍ ​​‍​‍‌‍‍​‌ ​‍‌‍‌‌‌‍‌‍​‍​‍​ ‍‍​‍​‍‌‍‍​‌ ‌​‌ ‌​‌ ​​​ ‍‍​‍ ​‍ ‌‍ ​‌‍ ‌‍​ ‌‍​‌‌‍ ​‌‍‍​‌‍ ‌ ​ ‌ ‌​​ ‍‍​ ​ ​ ​ ​ ​ ​ ​ ​‍ ‌‍‍‌‌‍ ‍‌ ‌​‌‍‌‌‌‍ ‍‌ ‌​​‍ ‌‍‌‌‌‍‌​‌‍‍‌‌ ‌​​‍ ‌‍ ‌‌‍ ‌‍‌​‌‍‌‌​ ‌‌ ​​‌ ​‍‌‍‌‌‌ ​ ‌‍‌‌‌‍ ‍‌ ‌​‌‍​‌‌ ‌​‌‍‍‌‌‍ ‌‍ ‍​ ‍ ‌‍‍‌‌‍‌​​ ‌‌‍​‌​ ​ ‌‍‌‌‌‍​‌‌‍‌‍‌‍​‍​ ‌‌​ ​ ​‍ ‌‌‍​‌​ ‌‌​ ‌​​ ​‍​‍ ‌​ ‌​​ ​‌‌‍​‌​ ‌​​‍ ‌​ ‍​‌‍‌‍‌‍‌​‌‍‌‍​‍ ‌​ ​‍​ ​ ​ ‍​‌‍​ ‌‍​ ​ ‌‍​ ‍‌‌‍​‌​ ​ ‌‍‌​​ ​‍‌‍‌‌​ ‍ ‌ ‌​‌ ‍‌‌ ​​‌‍‌‌​ ‌‌‍​‌‌ ‌‌‌ ‌​‌‍‍​‌‍ ‌ ​‍​ ‍ ‌ ​​‌‍​‌‌ ‌​‌‍‍​​ ‌‌‍ ‍‌‍​‌‌‍ ‌‌‍‌‌​ ‌‍​‍‌‍​‌‌ ​ ‌‍‌‌‌‌‌‌‌ ​‍‌‍ ​​ ‌‌‍‍​‌ ‌​‌ ‌​‌ ​​​‍‌‌​ ​ ‌​​‌​‍‌‌​ ​‍‌​‌‍​‍‌‌​ ​‍‌​‌‍‌‍ ​‌‍ ‌‍​ ‌‍​‌‌‍ ​‌‍‍​‌‍ ‌ ​ ‌ ‌​​‍‌‌​ ​ ‌​​‌​ ​ ​ ​ ​ ​ ​ ​ ​‍‌‍‌‍‍‌‌‍‌​​ ‌‌‍​‌​ ​ ‌‍‌‌‌‍​‌‌‍‌‍‌‍​‍​ ‌‌​ ​ ​‍ ‌‌‍​‌​ ‌‌​ ‌​​ ​‍​‍ ‌​ ‌​​ ​‌‌‍​‌​ ‌​​‍ ‌​ ‍​‌‍‌‍‌‍‌​‌‍‌‍​‍ ‌​ ​‍​ ​ ​ ‍​‌‍​ ‌‍​ ​ ‌‍​ ‍‌‌‍​‌​ ​ ‌‍‌​​ ​‍‌‍‌‌​‍‌‍‌ ‌​‌ ‍‌‌ ​​‌‍‌‌​ ‌‌‍​‌‌ ‌‌‌ ‌​‌‍‍​‌‍ ‌ ​‍​‍‌‍‌ ​​‌‍​‌‌ ‌​‌‍‍​​ ‌‌‍ ‍‌‍​‌‌‍ ‌‌‍‌‌​‍‌‍‌ ​​‌‍‌‌‌ ​‍‌ ​ ‌ ​​‌‍‌‌‌‍​ ‌ ‌​‌‍‍‌‌ ‌‍‌‍‌‌​ ‌‌ ​​‌ ‌‌‌‍​‍‌‍ ​‌‍‍‌‌ ​ ‌‍‍​‌‍‌‌‌‍‌​​‍​‍‌ ‌
Director​​​​‌ ‍ ​‍​‍‌‍ ‌ ​‍‌‍‍‌‌‍‌ ‌‍‍‌‌‍ ‍​‍​‍​ ‍‍​‍​‍‌ ​ ‌‍​‌‌‍ ‍‌‍‍‌‌ ‌​‌ ‍‌​‍ ‍‌‍‍‌‌‍ ​‍​‍​‍ ​​‍​‍‌‍‍​‌ ​‍‌‍‌‌‌‍‌‍​‍​‍​ ‍‍​‍​‍‌‍‍​‌ ‌​‌ ‌​‌ ​​​ ‍‍​‍ ​‍ ‌‍ ​‌‍ ‌‍​ ‌‍​‌‌‍ ​‌‍‍​‌‍ ‌ ​ ‌ ‌​​ ‍‍​ ​ ​ ​ ​ ​ ​ ​ ​‍ ‌‍‍‌‌‍ ‍‌ ‌​‌‍‌‌‌‍ ‍‌ ‌​​‍ ‌‍‌‌‌‍‌​‌‍‍‌‌ ‌​​‍ ‌‍ ‌‌‍ ‌‍‌​‌‍‌‌​ ‌‌ ​​‌ ​‍‌‍‌‌‌ ​ ‌‍‌‌‌‍ ‍‌ ‌​‌‍​‌‌ ‌​‌‍‍‌‌‍ ‌‍ ‍​ ‍ ‌‍‍‌‌‍‌​​ ‌‌‍​‌​ ​ ‌‍‌‌‌‍​‌‌‍‌‍‌‍​‍​ ‌‌​ ​ ​‍ ‌‌‍​‌​ ‌‌​ ‌​​ ​‍​‍ ‌​ ‌​​ ​‌‌‍​‌​ ‌​​‍ ‌​ ‍​‌‍‌‍‌‍‌​‌‍‌‍​‍ ‌​ ​‍​ ​ ​ ‍​‌‍​ ‌‍​ ​ ‌‍​ ‍‌‌‍​‌​ ​ ‌‍‌​​ ​‍‌‍‌‌​ ‍ ‌ ‌​‌ ‍‌‌ ​​‌‍‌‌​ ‌‌‍​‌‌ ‌‌‌ ‌​‌‍‍​‌‍ ‌ ​‍​ ‍ ‌ ​​‌‍​‌‌ ‌​‌‍‍​​ ‌‌ ‌​‌‍‍‌‌ ‌​‌‍ ​‌‍‌‌​ ‌‍​‍‌‍​‌‌ ​ ‌‍‌‌‌‌‌‌‌ ​‍‌‍ ​​ ‌‌‍‍​‌ ‌​‌ ‌​‌ ​​​‍‌‌​ ​ ‌​​‌​‍‌‌​ ​‍‌​‌‍​‍‌‌​ ​‍‌​‌‍‌‍ ​‌‍ ‌‍​ ‌‍​‌‌‍ ​‌‍‍​‌‍ ‌ ​ ‌ ‌​​‍‌‌​ ​ ‌​​‌​ ​ ​ ​ ​ ​ ​ ​ ​‍‌‍‌‍‍‌‌‍‌​​ ‌‌‍​‌​ ​ ‌‍‌‌‌‍​‌‌‍‌‍‌‍​‍​ ‌‌​ ​ ​‍ ‌‌‍​‌​ ‌‌​ ‌​​ ​‍​‍ ‌​ ‌​​ ​‌‌‍​‌​ ‌​​‍ ‌​ ‍​‌‍‌‍‌‍‌​‌‍‌‍​‍ ‌​ ​‍​ ​ ​ ‍​‌‍​ ‌‍​ ​ ‌‍​ ‍‌‌‍​‌​ ​ ‌‍‌​​ ​‍‌‍‌‌​‍‌‍‌ ‌​‌ ‍‌‌ ​​‌‍‌‌​ ‌‌‍​‌‌ ‌‌‌ ‌​‌‍‍​‌‍ ‌ ​‍​‍‌‍‌ ​​‌‍​‌‌ ‌​‌‍‍​​ ‌‌ ‌​‌‍‍‌‌ ‌​‌‍ ​‌‍‌‌​‍‌‍‌ ​​‌‍‌‌‌ ​‍‌ ​ ‌ ​​‌‍‌‌‌‍​ ‌ ‌​‌‍‍‌‌ ‌‍‌‍‌‌​ ‌‌ ​​‌ ‌‌‌‍​‍‌‍ ​‌‍‍‌‌ ​ ‌‍‍​‌‍‌‌‌‍‌​​‍​‍‌ ‌
Ross Garnaut AC is a renowned economist specialising in development, economic policy and international relations. He is Professor Emeritus at the University of Melbourne and a Fellow of the Australian
Academy of Sciences. His contributions to trade policy and climate change have made him a trusted adviser to successive Australian governments.​​​​‌ ‍ ​‍​‍‌‍ ‌ ​‍‌‍‍‌‌‍‌ ‌‍‍‌‌‍ ‍​‍​‍​ ‍‍​‍​‍‌ ​ ‌‍​‌‌‍ ‍‌‍‍‌‌ ‌​‌ ‍‌​‍ ‍‌‍‍‌‌‍ ​‍​‍​‍ ​​‍​‍‌‍‍​‌ ​‍‌‍‌‌‌‍‌‍​‍​‍​ ‍‍​‍​‍‌‍‍​‌ ‌​‌ ‌​‌ ​​​ ‍‍​‍ ​‍ ‌‍ ​‌‍ ‌‍​ ‌‍​‌‌‍ ​‌‍‍​‌‍ ‌ ​ ‌ ‌​​ ‍‍​ ​ ​ ​ ​ ​ ​ ​ ​‍ ‌‍‍‌‌‍ ‍‌ ‌​‌‍‌‌‌‍ ‍‌ ‌​​‍ ‌‍‌‌‌‍‌​‌‍‍‌‌ ‌​​‍ ‌‍ ‌‌‍ ‌‍‌​‌‍‌‌​ ‌‌ ​​‌ ​‍‌‍‌‌‌ ​ ‌‍‌‌‌‍ ‍‌ ‌​‌‍​‌‌ ‌​‌‍‍‌‌‍ ‌‍ ‍​ ‍ ‌‍‍‌‌‍‌​​ ‌‌‍​‌​ ​ ‌‍‌‌‌‍​‌‌‍‌‍‌‍​‍​ ‌‌​ ​ ​‍ ‌‌‍​‌​ ‌‌​ ‌​​ ​‍​‍ ‌​ ‌​​ ​‌‌‍​‌​ ‌​​‍ ‌​ ‍​‌‍‌‍‌‍‌​‌‍‌‍​‍ ‌​ ​‍​ ​ ​ ‍​‌‍​ ‌‍​ ​ ‌‍​ ‍‌‌‍​‌​ ​ ‌‍‌​​ ​‍‌‍‌‌​ ‍ ‌ ‌​‌ ‍‌‌ ​​‌‍‌‌​ ‌‌‍​‌‌ ‌‌‌ ‌​‌‍‍​‌‍ ‌ ​‍​ ‍ ‌ ​​‌‍​‌‌ ‌​‌‍‍​​ ‌‌‍‌​‌‍‌‌‌ ​ ‌‍​ ‌ ​‍‌‍‍‌‌ ​​‌ ‌​‌‍‍‌‌‍ ‌‍ ‍​ ‌‍​‍‌‍​‌‌ ​ ‌‍‌‌‌‌‌‌‌ ​‍‌‍ ​​ ‌‌‍‍​‌ ‌​‌ ‌​‌ ​​​‍‌‌​ ​ ‌​​‌​‍‌‌​ ​‍‌​‌‍​‍‌‌​ ​‍‌​‌‍‌‍ ​‌‍ ‌‍​ ‌‍​‌‌‍ ​‌‍‍​‌‍ ‌ ​ ‌ ‌​​‍‌‌​ ​ ‌​​‌​ ​ ​ ​ ​ ​ ​ ​ ​‍‌‍‌‍‍‌‌‍‌​​ ‌‌‍​‌​ ​ ‌‍‌‌‌‍​‌‌‍‌‍‌‍​‍​ ‌‌​ ​ ​‍ ‌‌‍​‌​ ‌‌​ ‌​​ ​‍​‍ ‌​ ‌​​ ​‌‌‍​‌​ ‌​​‍ ‌​ ‍​‌‍‌‍‌‍‌​‌‍‌‍​‍ ‌​ ​‍​ ​ ​ ‍​‌‍​ ‌‍​ ​ ‌‍​ ‍‌‌‍​‌​ ​ ‌‍‌​​ ​‍‌‍‌‌​‍‌‍‌ ‌​‌ ‍‌‌ ​​‌‍‌‌​ ‌‌‍​‌‌ ‌‌‌ ‌​‌‍‍​‌‍ ‌ ​‍​‍‌‍‌ ​​‌‍​‌‌ ‌​‌‍‍​​ ‌‌‍‌​‌‍‌‌‌ ​ ‌‍​ ‌ ​‍‌‍‍‌‌ ​​‌ ‌​‌‍‍‌‌‍ ‌‍ ‍​‍‌‍‌ ​​‌‍‌‌‌ ​‍‌ ​ ‌ ​​‌‍‌‌‌‍​ ‌ ‌​‌‍‍‌‌ ‌‍‌‍‌‌​ ‌‌ ​​‌ ‌‌‌‍​‍‌‍ ​‌‍‍‌‌ ​ ‌‍‍​‌‍‌‌‌‍‌​​‍​‍‌ ‌
Rod Sims​​​​‌ ‍ ​‍​‍‌‍ ‌ ​‍‌‍‍‌‌‍‌ ‌‍‍‌‌‍ ‍​‍​‍​ ‍‍​‍​‍‌ ​ ‌‍​‌‌‍ ‍‌‍‍‌‌ ‌​‌ ‍‌​‍ ‍‌‍‍‌‌‍ ​‍​‍​‍ ​​‍​‍‌‍‍​‌ ​‍‌‍‌‌‌‍‌‍​‍​‍​ ‍‍​‍​‍‌‍‍​‌ ‌​‌ ‌​‌ ​​​ ‍‍​‍ ​‍ ‌‍ ​‌‍ ‌‍​ ‌‍​‌‌‍ ​‌‍‍​‌‍ ‌ ​ ‌ ‌​​ ‍‍​ ​ ​ ​ ​ ​ ​ ​ ​‍ ‌‍‍‌‌‍ ‍‌ ‌​‌‍‌‌‌‍ ‍‌ ‌​​‍ ‌‍‌‌‌‍‌​‌‍‍‌‌ ‌​​‍ ‌‍ ‌‌‍ ‌‍‌​‌‍‌‌​ ‌‌ ​​‌ ​‍‌‍‌‌‌ ​ ‌‍‌‌‌‍ ‍‌ ‌​‌‍​‌‌ ‌​‌‍‍‌‌‍ ‌‍ ‍​ ‍ ‌‍‍‌‌‍‌​​ ‌​ ‌‌​ ‍​​ ‌‌​ ​‍‌‍‌​​ ‍‌​ ‌‍​ ‍​​‍ ‌​ ‍​​ ‍‌‌‍​‍​ ‌ ​‍ ‌​ ‌​​ ‍​​ ‌​‌‍‌‍​‍ ‌‌‍​‍​ ​‍​ ‍​​ ‌‍​‍ ‌​ ‍‌​ ‌‌​ ​‌‌‍​ ‌‍​‌​ ​ ​ ‍​​ ​‍‌‍​ ​ ​‌​ ‌​​ ‍‌​ ‍ ‌ ‌​‌ ‍‌‌ ​​‌‍‌‌​ ‌‌‍​‌‌ ‌‌‌ ‌​‌‍‍​‌‍ ‌ ​‍​ ‍ ‌ ​​‌‍​‌‌ ‌​‌‍‍​​ ‌‌‍ ‍‌‍​‌‌‍ ‌‌‍‌‌​ ‌‍​‍‌‍​‌‌ ​ ‌‍‌‌‌‌‌‌‌ ​‍‌‍ ​​ ‌‌‍‍​‌ ‌​‌ ‌​‌ ​​​‍‌‌​ ​ ‌​​‌​‍‌‌​ ​‍‌​‌‍​‍‌‌​ ​‍‌​‌‍‌‍ ​‌‍ ‌‍​ ‌‍​‌‌‍ ​‌‍‍​‌‍ ‌ ​ ‌ ‌​​‍‌‌​ ​ ‌​​‌​ ​ ​ ​ ​ ​ ​ ​ ​‍‌‍‌‍‍‌‌‍‌​​ ‌​ ‌‌​ ‍​​ ‌‌​ ​‍‌‍‌​​ ‍‌​ ‌‍​ ‍​​‍ ‌​ ‍​​ ‍‌‌‍​‍​ ‌ ​‍ ‌​ ‌​​ ‍​​ ‌​‌‍‌‍​‍ ‌‌‍​‍​ ​‍​ ‍​​ ‌‍​‍ ‌​ ‍‌​ ‌‌​ ​‌‌‍​ ‌‍​‌​ ​ ​ ‍​​ ​‍‌‍​ ​ ​‌​ ‌​​ ‍‌​‍‌‍‌ ‌​‌ ‍‌‌ ​​‌‍‌‌​ ‌‌‍​‌‌ ‌‌‌ ‌​‌‍‍​‌‍ ‌ ​‍​‍‌‍‌ ​​‌‍​‌‌ ‌​‌‍‍​​ ‌‌‍ ‍‌‍​‌‌‍ ‌‌‍‌‌​‍‌‍‌ ​​‌‍‌‌‌ ​‍‌ ​ ‌ ​​‌‍‌‌‌‍​ ‌ ‌​‌‍‍‌‌ ‌‍‌‍‌‌​ ‌‌ ​​‌ ‌‌‌‍​‍‌‍ ​‌‍‍‌‌ ​ ‌‍‍​‌‍‌‌‌‍‌​​‍​‍‌ ‌
Chair​​​​‌ ‍ ​‍​‍‌‍ ‌ ​‍‌‍‍‌‌‍‌ ‌‍‍‌‌‍ ‍​‍​‍​ ‍‍​‍​‍‌ ​ ‌‍​‌‌‍ ‍‌‍‍‌‌ ‌​‌ ‍‌​‍ ‍‌‍‍‌‌‍ ​‍​‍​‍ ​​‍​‍‌‍‍​‌ ​‍‌‍‌‌‌‍‌‍​‍​‍​ ‍‍​‍​‍‌‍‍​‌ ‌​‌ ‌​‌ ​​​ ‍‍​‍ ​‍ ‌‍ ​‌‍ ‌‍​ ‌‍​‌‌‍ ​‌‍‍​‌‍ ‌ ​ ‌ ‌​​ ‍‍​ ​ ​ ​ ​ ​ ​ ​ ​‍ ‌‍‍‌‌‍ ‍‌ ‌​‌‍‌‌‌‍ ‍‌ ‌​​‍ ‌‍‌‌‌‍‌​‌‍‍‌‌ ‌​​‍ ‌‍ ‌‌‍ ‌‍‌​‌‍‌‌​ ‌‌ ​​‌ ​‍‌‍‌‌‌ ​ ‌‍‌‌‌‍ ‍‌ ‌​‌‍​‌‌ ‌​‌‍‍‌‌‍ ‌‍ ‍​ ‍ ‌‍‍‌‌‍‌​​ ‌​ ‌‌​ ‍​​ ‌‌​ ​‍‌‍‌​​ ‍‌​ ‌‍​ ‍​​‍ ‌​ ‍​​ ‍‌‌‍​‍​ ‌ ​‍ ‌​ ‌​​ ‍​​ ‌​‌‍‌‍​‍ ‌‌‍​‍​ ​‍​ ‍​​ ‌‍​‍ ‌​ ‍‌​ ‌‌​ ​‌‌‍​ ‌‍​‌​ ​ ​ ‍​​ ​‍‌‍​ ​ ​‌​ ‌​​ ‍‌​ ‍ ‌ ‌​‌ ‍‌‌ ​​‌‍‌‌​ ‌‌‍​‌‌ ‌‌‌ ‌​‌‍‍​‌‍ ‌ ​‍​ ‍ ‌ ​​‌‍​‌‌ ‌​‌‍‍​​ ‌‌ ‌​‌‍‍‌‌ ‌​‌‍ ​‌‍‌‌​ ‌‍​‍‌‍​‌‌ ​ ‌‍‌‌‌‌‌‌‌ ​‍‌‍ ​​ ‌‌‍‍​‌ ‌​‌ ‌​‌ ​​​‍‌‌​ ​ ‌​​‌​‍‌‌​ ​‍‌​‌‍​‍‌‌​ ​‍‌​‌‍‌‍ ​‌‍ ‌‍​ ‌‍​‌‌‍ ​‌‍‍​‌‍ ‌ ​ ‌ ‌​​‍‌‌​ ​ ‌​​‌​ ​ ​ ​ ​ ​ ​ ​ ​‍‌‍‌‍‍‌‌‍‌​​ ‌​ ‌‌​ ‍​​ ‌‌​ ​‍‌‍‌​​ ‍‌​ ‌‍​ ‍​​‍ ‌​ ‍​​ ‍‌‌‍​‍​ ‌ ​‍ ‌​ ‌​​ ‍​​ ‌​‌‍‌‍​‍ ‌‌‍​‍​ ​‍​ ‍​​ ‌‍​‍ ‌​ ‍‌​ ‌‌​ ​‌‌‍​ ‌‍​‌​ ​ ​ ‍​​ ​‍‌‍​ ​ ​‌​ ‌​​ ‍‌​‍‌‍‌ ‌​‌ ‍‌‌ ​​‌‍‌‌​ ‌‌‍​‌‌ ‌‌‌ ‌​‌‍‍​‌‍ ‌ ​‍​‍‌‍‌ ​​‌‍​‌‌ ‌​‌‍‍​​ ‌‌ ‌​‌‍‍‌‌ ‌​‌‍ ​‌‍‌‌​‍‌‍‌ ​​‌‍‌‌‌ ​‍‌ ​ ‌ ​​‌‍‌‌‌‍​ ‌ ‌​‌‍‍‌‌ ‌‍‌‍‌‌​ ‌‌ ​​‌ ‌‌‌‍​‍‌‍ ​‌‍‍‌‌ ​ ‌‍‍​‌‍‌‌‌‍‌​​‍​‍‌ ‌, The Superpower Institute​​​​‌ ‍ ​‍​‍‌‍ ‌ ​‍‌‍‍‌‌‍‌ ‌‍‍‌‌‍ ‍​‍​‍​ ‍‍​‍​‍‌ ​ ‌‍​‌‌‍ ‍‌‍‍‌‌ ‌​‌ ‍‌​‍ ‍‌‍‍‌‌‍ ​‍​‍​‍ ​​‍​‍‌‍‍​‌ ​‍‌‍‌‌‌‍‌‍​‍​‍​ ‍‍​‍​‍‌‍‍​‌ ‌​‌ ‌​‌ ​​​ ‍‍​‍ ​‍ ‌‍ ​‌‍ ‌‍​ ‌‍​‌‌‍ ​‌‍‍​‌‍ ‌ ​ ‌ ‌​​ ‍‍​ ​ ​ ​ ​ ​ ​ ​ ​‍ ‌‍‍‌‌‍ ‍‌ ‌​‌‍‌‌‌‍ ‍‌ ‌​​‍ ‌‍‌‌‌‍‌​‌‍‍‌‌ ‌​​‍ ‌‍ ‌‌‍ ‌‍‌​‌‍‌‌​ ‌‌ ​​‌ ​‍‌‍‌‌‌ ​ ‌‍‌‌‌‍ ‍‌ ‌​‌‍​‌‌ ‌​‌‍‍‌‌‍ ‌‍ ‍​ ‍ ‌‍‍‌‌‍‌​​ ‌​ ‍​‌‍​ ​ ‍​​ ‍​​ ‍‌​ ‌‍‌‍‌‌‌‍​‍​‍ ‌​ ‌‌​ ​​​ ‌​‌‍​ ​‍ ‌​ ‌​​ ​‌​ ​ ‌‍‌‍​‍ ‌‌‍​‌​ ‍‌‌‍​ ‌‍​‍​‍ ‌‌‍‌‌‌‍‌‌​ ‍​‌‍​‌​ ​‌​ ‌‍​ ‍‌​ ‍‌​ ​​​ ​​​ ‍‌​ ​ ​ ‍ ‌ ‌​‌ ‍‌‌ ​​‌‍‌‌​ ‌‌‍ ‌ ​‍‌‍‌ ‌‍​‌‌‍ ‍‌‍‍‌‌ ​ ‌‍​‌‌ ‌​‌‍‍‌‌‍ ‌‍ ‍​ ‍ ‌ ​​‌‍​‌‌ ‌​‌‍‍​​ ‌‌‍ ‍‌‍​‌‌‍ ‌‌‍‌‌​ ‌‍​‍‌‍​‌‌ ​ ‌‍‌‌‌‌‌‌‌ ​‍‌‍ ​​ ‌‌‍‍​‌ ‌​‌ ‌​‌ ​​​‍‌‌​ ​ ‌​​‌​‍‌‌​ ​‍‌​‌‍​‍‌‌​ ​‍‌​‌‍‌‍ ​‌‍ ‌‍​ ‌‍​‌‌‍ ​‌‍‍​‌‍ ‌ ​ ‌ ‌​​‍‌‌​ ​ ‌​​‌​ ​ ​ ​ ​ ​ ​ ​ ​‍‌‍‌‍‍‌‌‍‌​​ ‌​ ‍​‌‍​ ​ ‍​​ ‍​​ ‍‌​ ‌‍‌‍‌‌‌‍​‍​‍ ‌​ ‌‌​ ​​​ ‌​‌‍​ ​‍ ‌​ ‌​​ ​‌​ ​ ‌‍‌‍​‍ ‌‌‍​‌​ ‍‌‌‍​ ‌‍​‍​‍ ‌‌‍‌‌‌‍‌‌​ ‍​‌‍​‌​ ​‌​ ‌‍​ ‍‌​ ‍‌​ ​​​ ​​​ ‍‌​ ​ ​‍‌‍‌ ‌​‌ ‍‌‌ ​​‌‍‌‌​ ‌‌‍ ‌ ​‍‌‍‌ ‌‍​‌‌‍ ‍‌‍‍‌‌ ​ ‌‍​‌‌ ‌​‌‍‍‌‌‍ ‌‍ ‍​‍‌‍‌ ​​‌‍​‌‌ ‌​‌‍‍​​ ‌‌‍ ‍‌‍​‌‌‍ ‌‌‍‌‌​‍‌‍‌ ​​‌‍‌‌‌ ​‍‌ ​ ‌ ​​‌‍‌‌‌‍​ ‌ ‌​‌‍‍‌‌ ‌‍‌‍‌‌​ ‌‌ ​​‌ ‌‌‌‍​‍‌‍ ​‌‍‍‌‌ ​ ‌‍‍​‌‍‌‌‌‍‌​​‍​‍‌ ‌
Rod Sims is Enterprise Professor at the Melbourne Institute of Applied Economic and Social Research, Faculty of Business and Economics, University of Melbourne, and Chair of The Superpower Institute. He
previously chaired the ACCC (2011-2022), served as Deputy Secretary (Economic) in the Department of Prime Minister and Cabinet, and Principal Economic Adviser to PM Bob Hawke (1988-1990). ​​​​‌ ‍ ​‍​‍‌‍ ‌ ​‍‌‍‍‌‌‍‌ ‌‍‍‌‌‍ ‍​‍​‍​ ‍‍​‍​‍‌ ​ ‌‍​‌‌‍ ‍‌‍‍‌‌ ‌​‌ ‍‌​‍ ‍‌‍‍‌‌‍ ​‍​‍​‍ ​​‍​‍‌‍‍​‌ ​‍‌‍‌‌‌‍‌‍​‍​‍​ ‍‍​‍​‍‌‍‍​‌ ‌​‌ ‌​‌ ​​​ ‍‍​‍ ​‍ ‌‍ ​‌‍ ‌‍​ ‌‍​‌‌‍ ​‌‍‍​‌‍ ‌ ​ ‌ ‌​​ ‍‍​ ​ ​ ​ ​ ​ ​ ​ ​‍ ‌‍‍‌‌‍ ‍‌ ‌​‌‍‌‌‌‍ ‍‌ ‌​​‍ ‌‍‌‌‌‍‌​‌‍‍‌‌ ‌​​‍ ‌‍ ‌‌‍ ‌‍‌​‌‍‌‌​ ‌‌ ​​‌ ​‍‌‍‌‌‌ ​ ‌‍‌‌‌‍ ‍‌ ‌​‌‍​‌‌ ‌​‌‍‍‌‌‍ ‌‍ ‍​ ‍ ‌‍‍‌‌‍‌​​ ‌​ ‌‌​ ‍​​ ‌‌​ ​‍‌‍‌​​ ‍‌​ ‌‍​ ‍​​‍ ‌​ ‍​​ ‍‌‌‍​‍​ ‌ ​‍ ‌​ ‌​​ ‍​​ ‌​‌‍‌‍​‍ ‌‌‍​‍​ ​‍​ ‍​​ ‌‍​‍ ‌​ ‍‌​ ‌‌​ ​‌‌‍​ ‌‍​‌​ ​ ​ ‍​​ ​‍‌‍​ ​ ​‌​ ‌​​ ‍‌​ ‍ ‌ ‌​‌ ‍‌‌ ​​‌‍‌‌​ ‌‌‍​‌‌ ‌‌‌ ‌​‌‍‍​‌‍ ‌ ​‍​ ‍ ‌ ​​‌‍​‌‌ ‌​‌‍‍​​ ‌‌‍‌​‌‍‌‌‌ ​ ‌‍​ ‌ ​‍‌‍‍‌‌ ​​‌ ‌​‌‍‍‌‌‍ ‌‍ ‍​ ‌‍​‍‌‍​‌‌ ​ ‌‍‌‌‌‌‌‌‌ ​‍‌‍ ​​ ‌‌‍‍​‌ ‌​‌ ‌​‌ ​​​‍‌‌​ ​ ‌​​‌​‍‌‌​ ​‍‌​‌‍​‍‌‌​ ​‍‌​‌‍‌‍ ​‌‍ ‌‍​ ‌‍​‌‌‍ ​‌‍‍​‌‍ ‌ ​ ‌ ‌​​‍‌‌​ ​ ‌​​‌​ ​ ​ ​ ​ ​ ​ ​ ​‍‌‍‌‍‍‌‌‍‌​​ ‌​ ‌‌​ ‍​​ ‌‌​ ​‍‌‍‌​​ ‍‌​ ‌‍​ ‍​​‍ ‌​ ‍​​ ‍‌‌‍​‍​ ‌ ​‍ ‌​ ‌​​ ‍​​ ‌​‌‍‌‍​‍ ‌‌‍​‍​ ​‍​ ‍​​ ‌‍​‍ ‌​ ‍‌​ ‌‌​ ​‌‌‍​ ‌‍​‌​ ​ ​ ‍​​ ​‍‌‍​ ​ ​‌​ ‌​​ ‍‌​‍‌‍‌ ‌​‌ ‍‌‌ ​​‌‍‌‌​ ‌‌‍​‌‌ ‌‌‌ ‌​‌‍‍​‌‍ ‌ ​‍​‍‌‍‌ ​​‌‍​‌‌ ‌​‌‍‍​​ ‌‌‍‌​‌‍‌‌‌ ​ ‌‍​ ‌ ​‍‌‍‍‌‌ ​​‌ ‌​‌‍‍‌‌‍ ‌‍ ‍​‍‌‍‌ ​​‌‍‌‌‌ ​‍‌ ​ ‌ ​​‌‍‌‌‌‍​ ‌ ‌​‌‍‍‌‌ ‌‍‌‍‌‌​ ‌‌ ​​‌ ‌‌‌‍​‍‌‍ ​‌‍‍‌‌ ​ ‌‍‍​‌‍‌‌‌‍‌​​‍​‍‌ ‌
Baethan Mullen​​​​‌ ‍ ​‍​‍‌‍ ‌ ​‍‌‍‍‌‌‍‌ ‌‍‍‌‌‍ ‍​‍​‍​ ‍‍​‍​‍‌ ​ ‌‍​‌‌‍ ‍‌‍‍‌‌ ‌​‌ ‍‌​‍ ‍‌‍‍‌‌‍ ​‍​‍​‍ ​​‍​‍‌‍‍​‌ ​‍‌‍‌‌‌‍‌‍​‍​‍​ ‍‍​‍​‍‌‍‍​‌ ‌​‌ ‌​‌ ​​​ ‍‍​‍ ​‍ ‌‍ ​‌‍ ‌‍​ ‌‍​‌‌‍ ​‌‍‍​‌‍ ‌ ​ ‌ ‌​​ ‍‍​ ​ ​ ​ ​ ​ ​ ​ ​‍ ‌‍‍‌‌‍ ‍‌ ‌​‌‍‌‌‌‍ ‍‌ ‌​​‍ ‌‍‌‌‌‍‌​‌‍‍‌‌ ‌​​‍ ‌‍ ‌‌‍ ‌‍‌​‌‍‌‌​ ‌‌ ​​‌ ​‍‌‍‌‌‌ ​ ‌‍‌‌‌‍ ‍‌ ‌​‌‍​‌‌ ‌​‌‍‍‌‌‍ ‌‍ ‍​ ‍ ‌‍‍‌‌‍‌​​ ‌​ ​‍‌‍​‍​ ‌​​ ​‌​ ​‍‌‍​‍‌‍​‌‌‍​‌​‍ ‌​ ‍​​ ​​​ ‍‌​ ​‍​‍ ‌​ ‌​‌‍​‍​ ‍​​ ‌ ​‍ ‌‌‍​‍‌‍‌​‌‍‌‌​ ‌‌​‍ ‌​ ​ ‌‍‌​‌‍​‌​ ‌​​ ‌‌​ ​‍​ ‍​​ ‍‌​ ‍‌​ ​ ​ ​ ​ ‍‌​ ‍ ‌ ‌​‌ ‍‌‌ ​​‌‍‌‌​ ‌‌‍​‌‌ ‌‌‌ ‌​‌‍‍​‌‍ ‌ ​‍​ ‍ ‌ ​​‌‍​‌‌ ‌​‌‍‍​​ ‌‌‍ ‍‌‍​‌‌‍ ‌‌‍‌‌​ ‌‍​‍‌‍​‌‌ ​ ‌‍‌‌‌‌‌‌‌ ​‍‌‍ ​​ ‌‌‍‍​‌ ‌​‌ ‌​‌ ​​​‍‌‌​ ​ ‌​​‌​‍‌‌​ ​‍‌​‌‍​‍‌‌​ ​‍‌​‌‍‌‍ ​‌‍ ‌‍​ ‌‍​‌‌‍ ​‌‍‍​‌‍ ‌ ​ ‌ ‌​​‍‌‌​ ​ ‌​​‌​ ​ ​ ​ ​ ​ ​ ​ ​‍‌‍‌‍‍‌‌‍‌​​ ‌​ ​‍‌‍​‍​ ‌​​ ​‌​ ​‍‌‍​‍‌‍​‌‌‍​‌​‍ ‌​ ‍​​ ​​​ ‍‌​ ​‍​‍ ‌​ ‌​‌‍​‍​ ‍​​ ‌ ​‍ ‌‌‍​‍‌‍‌​‌‍‌‌​ ‌‌​‍ ‌​ ​ ‌‍‌​‌‍​‌​ ‌​​ ‌‌​ ​‍​ ‍​​ ‍‌​ ‍‌​ ​ ​ ​ ​ ‍‌​‍‌‍‌ ‌​‌ ‍‌‌ ​​‌‍‌‌​ ‌‌‍​‌‌ ‌‌‌ ‌​‌‍‍​‌‍ ‌ ​‍​‍‌‍‌ ​​‌‍​‌‌ ‌​‌‍‍​​ ‌‌‍ ‍‌‍​‌‌‍ ‌‌‍‌‌​‍‌‍‌ ​​‌‍‌‌‌ ​‍‌ ​ ‌ ​​‌‍‌‌‌‍​ ‌ ‌​‌‍‍‌‌ ‌‍‌‍‌‌​ ‌‌ ​​‌ ‌‌‌‍​‍‌‍ ​‌‍‍‌‌ ​ ‌‍‍​‌‍‌‌‌‍‌​​‍​‍‌ ‌
Chief Executive Officer​​​​‌ ‍ ​‍​‍‌‍ ‌ ​‍‌‍‍‌‌‍‌ ‌‍‍‌‌‍ ‍​‍​‍​ ‍‍​‍​‍‌ ​ ‌‍​‌‌‍ ‍‌‍‍‌‌ ‌​‌ ‍‌​‍ ‍‌‍‍‌‌‍ ​‍​‍​‍ ​​‍​‍‌‍‍​‌ ​‍‌‍‌‌‌‍‌‍​‍​‍​ ‍‍​‍​‍‌‍‍​‌ ‌​‌ ‌​‌ ​​​ ‍‍​‍ ​‍ ‌‍ ​‌‍ ‌‍​ ‌‍​‌‌‍ ​‌‍‍​‌‍ ‌ ​ ‌ ‌​​ ‍‍​ ​ ​ ​ ​ ​ ​ ​ ​‍ ‌‍‍‌‌‍ ‍‌ ‌​‌‍‌‌‌‍ ‍‌ ‌​​‍ ‌‍‌‌‌‍‌​‌‍‍‌‌ ‌​​‍ ‌‍ ‌‌‍ ‌‍‌​‌‍‌‌​ ‌‌ ​​‌ ​‍‌‍‌‌‌ ​ ‌‍‌‌‌‍ ‍‌ ‌​‌‍​‌‌ ‌​‌‍‍‌‌‍ ‌‍ ‍​ ‍ ‌‍‍‌‌‍‌​​ ‌​ ​‍‌‍​‍​ ‌​​ ​‌​ ​‍‌‍​‍‌‍​‌‌‍​‌​‍ ‌​ ‍​​ ​​​ ‍‌​ ​‍​‍ ‌​ ‌​‌‍​‍​ ‍​​ ‌ ​‍ ‌‌‍​‍‌‍‌​‌‍‌‌​ ‌‌​‍ ‌​ ​ ‌‍‌​‌‍​‌​ ‌​​ ‌‌​ ​‍​ ‍​​ ‍‌​ ‍‌​ ​ ​ ​ ​ ‍‌​ ‍ ‌ ‌​‌ ‍‌‌ ​​‌‍‌‌​ ‌‌‍​‌‌ ‌‌‌ ‌​‌‍‍​‌‍ ‌ ​‍​ ‍ ‌ ​​‌‍​‌‌ ‌​‌‍‍​​ ‌‌ ‌​‌‍‍‌‌ ‌​‌‍ ​‌‍‌‌​ ‌‍​‍‌‍​‌‌ ​ ‌‍‌‌‌‌‌‌‌ ​‍‌‍ ​​ ‌‌‍‍​‌ ‌​‌ ‌​‌ ​​​‍‌‌​ ​ ‌​​‌​‍‌‌​ ​‍‌​‌‍​‍‌‌​ ​‍‌​‌‍‌‍ ​‌‍ ‌‍​ ‌‍​‌‌‍ ​‌‍‍​‌‍ ‌ ​ ‌ ‌​​‍‌‌​ ​ ‌​​‌​ ​ ​ ​ ​ ​ ​ ​ ​‍‌‍‌‍‍‌‌‍‌​​ ‌​ ​‍‌‍​‍​ ‌​​ ​‌​ ​‍‌‍​‍‌‍​‌‌‍​‌​‍ ‌​ ‍​​ ​​​ ‍‌​ ​‍​‍ ‌​ ‌​‌‍​‍​ ‍​​ ‌ ​‍ ‌‌‍​‍‌‍‌​‌‍‌‌​ ‌‌​‍ ‌​ ​ ‌‍‌​‌‍​‌​ ‌​​ ‌‌​ ​‍​ ‍​​ ‍‌​ ‍‌​ ​ ​ ​ ​ ‍‌​‍‌‍‌ ‌​‌ ‍‌‌ ​​‌‍‌‌​ ‌‌‍​‌‌ ‌‌‌ ‌​‌‍‍​‌‍ ‌ ​‍​‍‌‍‌ ​​‌‍​‌‌ ‌​‌‍‍​​ ‌‌ ‌​‌‍‍‌‌ ‌​‌‍ ​‌‍‌‌​‍‌‍‌ ​​‌‍‌‌‌ ​‍‌ ​ ‌ ​​‌‍‌‌‌‍​ ‌ ‌​‌‍‍‌‌ ‌‍‌‍‌‌​ ‌‌ ​​‌ ‌‌‌‍​‍‌‍ ​‌‍‍‌‌ ​ ‌‍‍​‌‍‌‌‌‍‌​​‍​‍‌ ‌
Baethan Mullen has over 20 years of experience in public policy, economics and advocacy. Prior to joining the Superpower Institute, Baethan was General Manager of Economics & International at the ACCC,
and led the largest energy efficiency program in Australia as Executive Director at the Essential Services Commission. ​​​​‌ ‍ ​‍​‍‌‍ ‌ ​‍‌‍‍‌‌‍‌ ‌‍‍‌‌‍ ‍​‍​‍​ ‍‍​‍​‍‌ ​ ‌‍​‌‌‍ ‍‌‍‍‌‌ ‌​‌ ‍‌​‍ ‍‌‍‍‌‌‍ ​‍​‍​‍ ​​‍​‍‌‍‍​‌ ​‍‌‍‌‌‌‍‌‍​‍​‍​ ‍‍​‍​‍‌‍‍​‌ ‌​‌ ‌​‌ ​​​ ‍‍​‍ ​‍ ‌‍ ​‌‍ ‌‍​ ‌‍​‌‌‍ ​‌‍‍​‌‍ ‌ ​ ‌ ‌​​ ‍‍​ ​ ​ ​ ​ ​ ​ ​ ​‍ ‌‍‍‌‌‍ ‍‌ ‌​‌‍‌‌‌‍ ‍‌ ‌​​‍ ‌‍‌‌‌‍‌​‌‍‍‌‌ ‌​​‍ ‌‍ ‌‌‍ ‌‍‌​‌‍‌‌​ ‌‌ ​​‌ ​‍‌‍‌‌‌ ​ ‌‍‌‌‌‍ ‍‌ ‌​‌‍​‌‌ ‌​‌‍‍‌‌‍ ‌‍ ‍​ ‍ ‌‍‍‌‌‍‌​​ ‌​ ​‍‌‍​‍​ ‌​​ ​‌​ ​‍‌‍​‍‌‍​‌‌‍​‌​‍ ‌​ ‍​​ ​​​ ‍‌​ ​‍​‍ ‌​ ‌​‌‍​‍​ ‍​​ ‌ ​‍ ‌‌‍​‍‌‍‌​‌‍‌‌​ ‌‌​‍ ‌​ ​ ‌‍‌​‌‍​‌​ ‌​​ ‌‌​ ​‍​ ‍​​ ‍‌​ ‍‌​ ​ ​ ​ ​ ‍‌​ ‍ ‌ ‌​‌ ‍‌‌ ​​‌‍‌‌​ ‌‌‍​‌‌ ‌‌‌ ‌​‌‍‍​‌‍ ‌ ​‍​ ‍ ‌ ​​‌‍​‌‌ ‌​‌‍‍​​ ‌‌‍‌​‌‍‌‌‌ ​ ‌‍​ ‌ ​‍‌‍‍‌‌ ​​‌ ‌​‌‍‍‌‌‍ ‌‍ ‍​ ‌‍​‍‌‍​‌‌ ​ ‌‍‌‌‌‌‌‌‌ ​‍‌‍ ​​ ‌‌‍‍​‌ ‌​‌ ‌​‌ ​​​‍‌‌​ ​ ‌​​‌​‍‌‌​ ​‍‌​‌‍​‍‌‌​ ​‍‌​‌‍‌‍ ​‌‍ ‌‍​ ‌‍​‌‌‍ ​‌‍‍​‌‍ ‌ ​ ‌ ‌​​‍‌‌​ ​ ‌​​‌​ ​ ​ ​ ​ ​ ​ ​ ​‍‌‍‌‍‍‌‌‍‌​​ ‌​ ​‍‌‍​‍​ ‌​​ ​‌​ ​‍‌‍​‍‌‍​‌‌‍​‌​‍ ‌​ ‍​​ ​​​ ‍‌​ ​‍​‍ ‌​ ‌​‌‍​‍​ ‍​​ ‌ ​‍ ‌‌‍​‍‌‍‌​‌‍‌‌​ ‌‌​‍ ‌​ ​ ‌‍‌​‌‍​‌​ ‌​​ ‌‌​ ​‍​ ‍​​ ‍‌​ ‍‌​ ​ ​ ​ ​ ‍‌​‍‌‍‌ ‌​‌ ‍‌‌ ​​‌‍‌‌​ ‌‌‍​‌‌ ‌‌‌ ‌​‌‍‍​‌‍ ‌ ​‍​‍‌‍‌ ​​‌‍​‌‌ ‌​‌‍‍​​ ‌‌‍‌​‌‍‌‌‌ ​ ‌‍​ ‌ ​‍‌‍‍‌‌ ​​‌ ‌​‌‍‍‌‌‍ ‌‍ ‍​‍‌‍‌ ​​‌‍‌‌‌ ​‍‌ ​ ‌ ​​‌‍‌‌‌‍​ ‌ ‌​‌‍‍‌‌ ‌‍‌‍‌‌​ ‌‌ ​​‌ ‌‌‌‍​‍‌‍ ​‌‍‍‌‌ ​ ‌‍‍​‌‍‌‌‌‍‌​​‍​‍‌ ‌
Share
Related News & Media
Event
Jul 28, 2026